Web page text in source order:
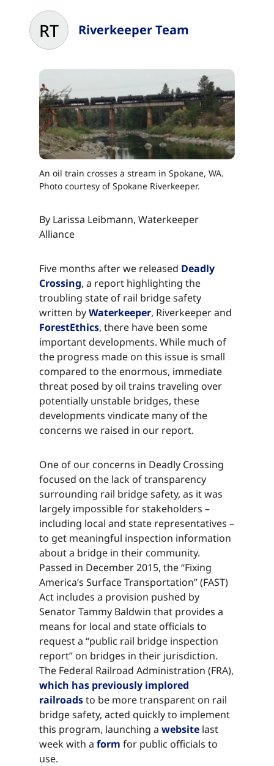
RT Riverkeeper Team
An oil train crosses a stream in Spokane, WA.
Photo courtesy of Spokane Riverkeeper.​​​​‌ ‍ ​‍​‍‌‍ ‌ ​‍‌‍‍‌‌‍‌ ‌‍‍‌‌‍ ‍​‍​‍​ ‍‍​‍​‍‌ ​ ‌‍​‌‌‍ ‍‌‍‍‌‌ ‌​‌ ‍‌​‍ ‍‌‍‍‌‌‍ ​‍​‍​‍ ​​‍​‍‌‍‍​‌ ​‍‌‍‌‌‌‍‌‍​‍​‍​ ‍‍​‍​‍‌‍‍​‌ ‌​‌ ‌​‌ ​​‌ ​ ​ ‍‍​‍ ​‍ ‌‍​ ‌‍ ‌‌ ​ ​‍ ‍‌‍ ‌‌‍​‌‌‍‍‌‌‍ ‍​‍ ‍​ ​‍​ ​​​ ​‍​ ‌​‌ ​‍‌‍‌‌‌‍‌​‌‍‌‌‌ ​ ‌‍‍‌‌‍‌ ‌‍ ‍​‍ ‍‌ ​‍‌‍‍‌‌ ‌‍‌‍‌‌‌ ​‍‌‍‍ ‌‍‌‌‌‍‌‌‌ ​​‌‍‌‌‌ ​‍​‍ ‍‌‍ ‌ ​‍‌‍‌ ​‍ ‌‍‍‌‌‍ ‍‌ ‌​‌‍‌‌‌‍ ‍‌ ‌​​‍ ‌‍‌‌‌‍‌​‌‍‍‌‌ ‌​​‍ ‌‍ ‌‌‍ ‌‍‌​‌‍‌‌​ ‌‌ ​​‌ ​‍‌‍‌‌‌ ​ ‌‍‌‌‌‍ ‍‌ ‌​‌‍​‌‌ ‌​‌‍‍‌‌‍ ‌‍ ‍​ ‍ ‌‍‍‌‌‍‌​​ ‌​ ‍​​ ‌​​ ‍​​ ‌​‌‍‌‌​ ‌​‌‍‌‍​ ‍‌​‍ ‌​ ‍​​ ​‌​ ​​‌‍‌​​‍ ‌​ ‌​‌‍‌‌​ ‌ ​ ‌‍​‍ ‌‌‍​‌‌‍‌​​ ‍‌‌‍‌‍​‍ ‌​ ‍​​ ‌‍​ ‍‌‌‍​‌​ ‌‍​ ‌​​ ​​‌‍​‌‌‍‌‍​ ‌​​ ‍​​ ​​​ ‍ ‌ ‌​‌ ‍‌‌ ​​‌‍‌‌​ ‌‌‍​‌‌ ​‍‌ ‌​‌‍‍‌‌‍​ ‌‍ ​‌‍‌‌​ ‍ ‌ ​​‌‍​‌‌ ‌​‌‍‍​​ ‌‌‍​ ‌‍ ‌‍ ‍‌ ‌​‌‍‌‌‌‍ ‍‌ ‌​​‍‌‌​ ‌‌‌​​‍‌‌ ‌‍‍ ‌‍‌‌‌ ‍‌​‍‌‌​ ​ ‌​‌​​‍‌‌​ ​ ‌​‌​​‍‌‌​ ​‍​ ​‍​ ​ ​ ​‌​ ​​​ ‍‌​ ​ ​ ‍​‌‍‌‌‌‍​ ​ ‌‍​ ‌‍​ ‌​​ ‌​​‍‌‌​ ​‍​ ​‍​‍‌‌​ ‌‌‌​‌​​‍ ‍‌‍​ ‌‍​‌‌ ​​‌ ‌​‌‍‍‌‌‍ ‌‍ ‍​ ‌‍​‍‌‍​‌‌ ​ ‌‍‌‌‌‌‌‌‌ ​‍‌‍ ​​ ‌‌‍‍​‌ ‌​‌ ‌​‌ ​​‌ ​ ​‍‌‌​ ​ ‌​​‌​‍‌‌​ ​‍‌​‌‍​‍‌‌​ ​‍‌​‌‍‌‍​ ‌‍ ‌‌ ​ ​‍ ‍‌‍ ‌‌‍​‌‌‍‍‌‌‍ ‍​‍ ‍​ ​‍​ ​​​ ​‍​ ‌​‌ ​‍‌‍‌‌‌‍‌​‌‍‌‌‌ ​ ‌‍‍‌‌‍‌ ‌‍ ‍​‍ ‍‌ ​‍‌‍‍‌‌ ‌‍‌‍‌‌‌ ​‍‌‍‍ ‌‍‌‌‌‍‌‌‌ ​​‌‍‌‌‌ ​‍​‍ ‍‌‍ ‌ ​‍‌‍‌ ​‍‌‍‌‍‍‌‌‍‌​​ ‌​ ‍​​ ‌​​ ‍​​ ‌​‌‍‌‌​ ‌​‌‍‌‍​ ‍‌​‍ ‌​ ‍​​ ​‌​ ​​‌‍‌​​‍ ‌​ ‌​‌‍‌‌​ ‌ ​ ‌‍​‍ ‌‌‍​‌‌‍‌​​ ‍‌‌‍‌‍​‍ ‌​ ‍​​ ‌‍​ ‍‌‌‍​‌​ ‌‍​ ‌​​ ​​‌‍​‌‌‍‌‍​ ‌​​ ‍​​ ​​​‍‌‍‌ ‌​‌ ‍‌‌ ​​‌‍‌‌​ ‌‌‍​‌‌ ​‍‌ ‌​‌‍‍‌‌‍​ ‌‍ ​‌‍‌‌​‍‌‍‌ ​​‌‍​‌‌ ‌​‌‍‍​​ ‌‌‍​ ‌‍ ‌‍ ‍‌ ‌​‌‍‌‌‌‍ ‍‌ ‌​​‍‌‌​ ‌‌‌​​‍‌‌ ‌‍‍ ‌‍‌‌‌ ‍‌​‍‌‌​ ​ ‌​‌​​‍‌‌​ ​ ‌​‌​​‍‌‌​ ​‍​ ​‍​ ​ ​ ​‌​ ​​​ ‍‌​ ​ ​ ‍​‌‍‌‌‌‍​ ​ ‌‍​ ‌‍​ ‌​​ ‌​​‍‌‌​ ​‍​ ​‍​‍‌‌​ ‌‌‌​‌​​‍ ‍‌‍​ ‌‍​‌‌ ​​‌ ‌​‌‍‍‌‌‍ ‌‍ ‍​‍‌‍‌ ​​‌‍‌‌‌ ​‍‌ ​ ‌ ​​‌‍‌‌‌‍​ ‌ ‌​‌‍‍‌‌ ‌‍‌‍‌‌​ ‌‌ ​​‌ ‌‌‌‍​‍‌‍ ​‌‍‍‌‌ ​ ‌‍‍​‌‍‌‌‌‍‌​​‍​‍‌ ‌
By Larissa Leibmann, Waterkeeper
Alliance​​​​‌ ‍ ​‍​‍‌‍ ‌ ​‍‌‍‍‌‌‍‌ ‌‍‍‌‌‍ ‍​‍​‍​ ‍‍​‍​‍‌ ​ ‌‍​‌‌‍ ‍‌‍‍‌‌ ‌​‌ ‍‌​‍ ‍‌‍‍‌‌‍ ​‍​‍​‍ ​​‍​‍‌‍‍​‌ ​‍‌‍‌‌‌‍‌‍​‍​‍​ ‍‍​‍​‍‌‍‍​‌ ‌​‌ ‌​‌ ​​‌ ​ ​ ‍‍​‍ ​‍ ‌‍​ ‌‍ ‌‌ ​ ​‍ ‍‌‍ ‌‌‍​‌‌‍‍‌‌‍ ‍​‍ ‍​ ​‍​ ​​​ ​‍​ ‌​‌ ​‍‌‍‌‌‌‍‌​‌‍‌‌‌ ​ ‌‍‍‌‌‍‌ ‌‍ ‍​‍ ‍‌ ​‍‌‍‍‌‌ ‌‍‌‍‌‌‌ ​‍‌‍‍ ‌‍‌‌‌‍‌‌‌ ​​‌‍‌‌‌ ​‍​‍ ‍‌‍ ‌ ​‍‌‍‌ ​‍ ‌‍‍‌‌‍ ‍‌ ‌​‌‍‌‌‌‍ ‍‌ ‌​​‍ ‌‍‌‌‌‍‌​‌‍‍‌‌ ‌​​‍ ‌‍ ‌‌‍ ‌‍‌​‌‍‌‌​ ‌‌ ​​‌ ​‍‌‍‌‌‌ ​ ‌‍‌‌‌‍ ‍‌ ‌​‌‍​‌‌ ‌​‌‍‍‌‌‍ ‌‍ ‍​ ‍ ‌‍‍‌‌‍‌​​ ‌​ ‍​​ ‌​​ ‍​​ ‌​‌‍‌‌​ ‌​‌‍‌‍​ ‍‌​‍ ‌​ ‍​​ ​‌​ ​​‌‍‌​​‍ ‌​ ‌​‌‍‌‌​ ‌ ​ ‌‍​‍ ‌‌‍​‌‌‍‌​​ ‍‌‌‍‌‍​‍ ‌​ ‍​​ ‌‍​ ‍‌‌‍​‌​ ‌‍​ ‌​​ ​​‌‍​‌‌‍‌‍​ ‌​​ ‍​​ ​​​ ‍ ‌ ‌​‌ ‍‌‌ ​​‌‍‌‌​ ‌‌‍​‌‌ ​‍‌ ‌​‌‍‍‌‌‍​ ‌‍ ​‌‍‌‌​ ‍ ‌ ​​‌‍​‌‌ ‌​‌‍‍​​ ‌‌‍​ ‌‍ ‌‍ ‍‌ ‌​‌‍‌‌‌‍ ‍‌ ‌​​‍‌‌​ ‌‌‌​​‍‌‌ ‌‍‍ ‌‍‌‌‌ ‍‌​‍‌‌​ ​ ‌​‌​​‍‌‌​ ​ ‌​‌​​‍‌‌​ ​‍​ ​‍‌‍‌​​ ‌ ​ ​ ​ ‍‌‌‍​‍​ ​ ‌‍‌‌‌‍​ ​ ‍‌‌‍‌‌​ ‌​​ ​​​‍‌‌​ ​‍​ ​‍​‍‌‌​ ‌‌‌​‌​​‍ ‍‌‍​ ‌‍‍​‌‍‍‌‌‍ ​‌‍‌​‌ ​‍‌‍‌‌‌‍ ‍​‍‌‌​ ‌‌‌​​‍‌‌ ‌‍‍ ‌‍‌‌‌ ‍‌​‍‌‌​ ​ ‌​‌​​‍‌‌​ ​ ‌​‌​​‍‌‌​ ​‍​ ​‍‌‍‌​​ ‌ ​ ​ ​ ‍‌‌‍​‍​ ​ ‌‍‌‌‌‍​ ​ ‍‌‌‍‌‌​ ‌​​ ​​​ ​​​‍‌‌​ ​‍​ ​‍​‍‌‌​ ‌‌‌​‌​​‍ ‍‌ ‌​‌‍‌‌‌ ‍​‌ ‌​​ ‌‍​‍‌‍​‌‌ ​ ‌‍‌‌‌‌‌‌‌ ​‍‌‍ ​​ ‌‌‍‍​‌ ‌​‌ ‌​‌ ​​‌ ​ ​‍‌‌​ ​ ‌​​‌​‍‌‌​ ​‍‌​‌‍​‍‌‌​ ​‍‌​‌‍‌‍​ ‌‍ ‌‌ ​ ​‍ ‍‌‍ ‌‌‍​‌‌‍‍‌‌‍ ‍​‍ ‍​ ​‍​ ​​​ ​‍​ ‌​‌ ​‍‌‍‌‌‌‍‌​‌‍‌‌‌ ​ ‌‍‍‌‌‍‌ ‌‍ ‍​‍ ‍‌ ​‍‌‍‍‌‌ ‌‍‌‍‌‌‌ ​‍‌‍‍ ‌‍‌‌‌‍‌‌‌ ​​‌‍‌‌‌ ​‍​‍ ‍‌‍ ‌ ​‍‌‍‌ ​‍‌‍‌‍‍‌‌‍‌​​ ‌​ ‍​​ ‌​​ ‍​​ ‌​‌‍‌‌​ ‌​‌‍‌‍​ ‍‌​‍ ‌​ ‍​​ ​‌​ ​​‌‍‌​​‍ ‌​ ‌​‌‍‌‌​ ‌ ​ ‌‍​‍ ‌‌‍​‌‌‍‌​​ ‍‌‌‍‌‍​‍ ‌​ ‍​​ ‌‍​ ‍‌‌‍​‌​ ‌‍​ ‌​​ ​​‌‍​‌‌‍‌‍​ ‌​​ ‍​​ ​​​‍‌‍‌ ‌​‌ ‍‌‌ ​​‌‍‌‌​ ‌‌‍​‌‌ ​‍‌ ‌​‌‍‍‌‌‍​ ‌‍ ​‌‍‌‌​‍‌‍‌ ​​‌‍​‌‌ ‌​‌‍‍​​ ‌‌‍​ ‌‍ ‌‍ ‍‌ ‌​‌‍‌‌‌‍ ‍‌ ‌​​‍‌‌​ ‌‌‌​​‍‌‌ ‌‍‍ ‌‍‌‌‌ ‍‌​‍‌‌​ ​ ‌​‌​​‍‌‌​ ​ ‌​‌​​‍‌‌​ ​‍​ ​‍‌‍‌​​ ‌ ​ ​ ​ ‍‌‌‍​‍​ ​ ‌‍‌‌‌‍​ ​ ‍‌‌‍‌‌​ ‌​​ ​​​‍‌‌​ ​‍​ ​‍​‍‌‌​ ‌‌‌​‌​​‍ ‍‌‍​ ‌‍‍​‌‍‍‌‌‍ ​‌‍‌​‌ ​‍‌‍‌‌‌‍ ‍​‍‌‌​ ‌‌‌​​‍‌‌ ‌‍‍ ‌‍‌‌‌ ‍‌​‍‌‌​ ​ ‌​‌​​‍‌‌​ ​ ‌​‌​​‍‌‌​ ​‍​ ​‍‌‍‌​​ ‌ ​ ​ ​ ‍‌‌‍​‍​ ​ ‌‍‌‌‌‍​ ​ ‍‌‌‍‌‌​ ‌​​ ​​​ ​​​‍‌‌​ ​‍​ ​‍​‍‌‌​ ‌‌‌​‌​​‍ ‍‌ ‌​‌‍‌‌‌ ‍​‌ ‌​​‍‌‍‌ ​​‌‍‌‌‌ ​‍‌ ​ ‌ ​​‌‍‌‌‌‍​ ‌ ‌​‌‍‍‌‌ ‌‍‌‍‌‌​ ‌‌ ​​‌ ‌‌‌‍​‍‌‍ ​‌‍‍‌‌ ​ ‌‍‍​‌‍‌‌‌‍‌​​‍​‍‌ ‌
Five months after we released ​​​​‌ ‍ ​‍​‍‌‍ ‌ ​‍‌‍‍‌‌‍‌ ‌‍‍‌‌‍ ‍​‍​‍​ ‍‍​‍​‍‌ ​ ‌‍​‌‌‍ ‍‌‍‍‌‌ ‌​‌ ‍‌​‍ ‍‌‍‍‌‌‍ ​‍​‍​‍ ​​‍​‍‌‍‍​‌ ​‍‌‍‌‌‌‍‌‍​‍​‍​ ‍‍​‍​‍‌‍‍​‌ ‌​‌ ‌​‌ ​​‌ ​ ​ ‍‍​‍ ​‍ ‌‍​ ‌‍ ‌‌ ​ ​‍ ‍‌‍ ‌‌‍​‌‌‍‍‌‌‍ ‍​‍ ‍​ ​‍​ ​​​ ​‍​ ‌​‌ ​‍‌‍‌‌‌‍‌​‌‍‌‌‌ ​ ‌‍‍‌‌‍‌ ‌‍ ‍​‍ ‍‌ ​‍‌‍‍‌‌ ‌‍‌‍‌‌‌ ​‍‌‍‍ ‌‍‌‌‌‍‌‌‌ ​​‌‍‌‌‌ ​‍​‍ ‍‌‍ ‌ ​‍‌‍‌ ​‍ ‌‍‍‌‌‍ ‍‌ ‌​‌‍‌‌‌‍ ‍‌ ‌​​‍ ‌‍‌‌‌‍‌​‌‍‍‌‌ ‌​​‍ ‌‍ ‌‌‍ ‌‍‌​‌‍‌‌​ ‌‌ ​​‌ ​‍‌‍‌‌‌ ​ ‌‍‌‌‌‍ ‍‌ ‌​‌‍​‌‌ ‌​‌‍‍‌‌‍ ‌‍ ‍​ ‍ ‌‍‍‌‌‍‌​​ ‌​ ‍​​ ‌​​ ‍​​ ‌​‌‍‌‌​ ‌​‌‍‌‍​ ‍‌​‍ ‌​ ‍​​ ​‌​ ​​‌‍‌​​‍ ‌​ ‌​‌‍‌‌​ ‌ ​ ‌‍​‍ ‌‌‍​‌‌‍‌​​ ‍‌‌‍‌‍​‍ ‌​ ‍​​ ‌‍​ ‍‌‌‍​‌​ ‌‍​ ‌​​ ​​‌‍​‌‌‍‌‍​ ‌​​ ‍​​ ​​​ ‍ ‌ ‌​‌ ‍‌‌ ​​‌‍‌‌​ ‌‌‍​‌‌ ​‍‌ ‌​‌‍‍‌‌‍​ ‌‍ ​‌‍‌‌​ ‍ ‌ ​​‌‍​‌‌ ‌​‌‍‍​​ ‌‌‍​ ‌‍ ‌‍ ‍‌ ‌​‌‍‌‌‌‍ ‍‌ ‌​​‍‌‌​ ‌‌‌​​‍‌‌ ‌‍‍ ‌‍‌‌‌ ‍‌​‍‌‌​ ​ ‌​‌​​‍‌‌​ ​ ‌​‌​​‍‌‌​ ​‍​ ​‍‌‍‌​‌‍​ ​ ​‍​ ‍‌‌‍​ ‌‍‌​​ ‌​‌‍‌​‌‍‌​​ ‍​​ ‍‌​ ​​​‍‌‌​ ​‍​ ​‍​‍‌‌​ ‌‌‌​‌​​‍ ‍‌‍​ ‌‍‍​‌‍‍‌‌‍ ​‌‍‌​‌ ​‍‌‍‌‌‌‍ ‍​‍‌‌​ ‌‌‌​​‍‌‌ ‌‍‍ ‌‍‌‌‌ ‍‌​‍‌‌​ ​ ‌​‌​​‍‌‌​ ​ ‌​‌​​‍‌‌​ ​‍​ ​‍‌‍‌​‌‍​ ​ ​‍​ ‍‌‌‍​ ‌‍‌​​ ‌​‌‍‌​‌‍‌​​ ‍​​ ‍‌​ ​​​ ​​​‍‌‌​ ​‍​ ​‍​‍‌‌​ ‌‌‌​‌​​‍ ‍‌ ‌​‌‍‌‌‌ ‍​‌ ‌​​ ‌‍​‍‌‍​‌‌ ​ ‌‍‌‌‌‌‌‌‌ ​‍‌‍ ​​ ‌‌‍‍​‌ ‌​‌ ‌​‌ ​​‌ ​ ​‍‌‌​ ​ ‌​​‌​‍‌‌​ ​‍‌​‌‍​‍‌‌​ ​‍‌​‌‍‌‍​ ‌‍ ‌‌ ​ ​‍ ‍‌‍ ‌‌‍​‌‌‍‍‌‌‍ ‍​‍ ‍​ ​‍​ ​​​ ​‍​ ‌​‌ ​‍‌‍‌‌‌‍‌​‌‍‌‌‌ ​ ‌‍‍‌‌‍‌ ‌‍ ‍​‍ ‍‌ ​‍‌‍‍‌‌ ‌‍‌‍‌‌‌ ​‍‌‍‍ ‌‍‌‌‌‍‌‌‌ ​​‌‍‌‌‌ ​‍​‍ ‍‌‍ ‌ ​‍‌‍‌ ​‍‌‍‌‍‍‌‌‍‌​​ ‌​ ‍​​ ‌​​ ‍​​ ‌​‌‍‌‌​ ‌​‌‍‌‍​ ‍‌​‍ ‌​ ‍​​ ​‌​ ​​‌‍‌​​‍ ‌​ ‌​‌‍‌‌​ ‌ ​ ‌‍​‍ ‌‌‍​‌‌‍‌​​ ‍‌‌‍‌‍​‍ ‌​ ‍​​ ‌‍​ ‍‌‌‍​‌​ ‌‍​ ‌​​ ​​‌‍​‌‌‍‌‍​ ‌​​ ‍​​ ​​​‍‌‍‌ ‌​‌ ‍‌‌ ​​‌‍‌‌​ ‌‌‍​‌‌ ​‍‌ ‌​‌‍‍‌‌‍​ ‌‍ ​‌‍‌‌​‍‌‍‌ ​​‌‍​‌‌ ‌​‌‍‍​​ ‌‌‍​ ‌‍ ‌‍ ‍‌ ‌​‌‍‌‌‌‍ ‍‌ ‌​​‍‌‌​ ‌‌‌​​‍‌‌ ‌‍‍ ‌‍‌‌‌ ‍‌​‍‌‌​ ​ ‌​‌​​‍‌‌​ ​ ‌​‌​​‍‌‌​ ​‍​ ​‍‌‍‌​‌‍​ ​ ​‍​ ‍‌‌‍​ ‌‍‌​​ ‌​‌‍‌​‌‍‌​​ ‍​​ ‍‌​ ​​​‍‌‌​ ​‍​ ​‍​‍‌‌​ ‌‌‌​‌​​‍ ‍‌‍​ ‌‍‍​‌‍‍‌‌‍ ​‌‍‌​‌ ​‍‌‍‌‌‌‍ ‍​‍‌‌​ ‌‌‌​​‍‌‌ ‌‍‍ ‌‍‌‌‌ ‍‌​‍‌‌​ ​ ‌​‌​​‍‌‌​ ​ ‌​‌​​‍‌‌​ ​‍​ ​‍‌‍‌​‌‍​ ​ ​‍​ ‍‌‌‍​ ‌‍‌​​ ‌​‌‍‌​‌‍‌​​ ‍​​ ‍‌​ ​​​ ​​​‍‌‌​ ​‍​ ​‍​‍‌‌​ ‌‌‌​‌​​‍ ‍‌ ‌​‌‍‌‌‌ ‍​‌ ‌​​‍‌‍‌ ​​‌‍‌‌‌ ​‍‌ ​ ‌ ​​‌‍‌‌‌‍​ ‌ ‌​‌‍‍‌‌ ‌‍‌‍‌‌​ ‌‌ ​​‌ ‌‌‌‍​‍‌‍ ​‌‍‍‌‌ ​ ‌‍‍​‌‍‌‌‌‍‌​​‍​‍‌ ‌ Deadly
Crossing​​​​‌ ‍ ​‍​‍‌‍ ‌ ​‍‌‍‍‌‌‍‌ ‌‍‍‌‌‍ ‍​‍​‍​ ‍‍​‍​‍‌ ​ ‌‍​‌‌‍ ‍‌‍‍‌‌ ‌​‌ ‍‌​‍ ‍‌‍‍‌‌‍ ​‍​‍​‍ ​​‍​‍‌‍‍​‌ ​‍‌‍‌‌‌‍‌‍​‍​‍​ ‍‍​‍​‍‌‍‍​‌ ‌​‌ ‌​‌ ​​‌ ​ ​ ‍‍​‍ ​‍ ‌‍​ ‌‍ ‌‌ ​ ​‍ ‍‌‍ ‌‌‍​‌‌‍‍‌‌‍ ‍​‍ ‍​ ​‍​ ​​​ ​‍​ ‌​‌ ​‍‌‍‌‌‌‍‌​‌‍‌‌‌ ​ ‌‍‍‌‌‍‌ ‌‍ ‍​‍ ‍‌ ​‍‌‍‍‌‌ ‌‍‌‍‌‌‌ ​‍‌‍‍ ‌‍‌‌‌‍‌‌‌ ​​‌‍‌‌‌ ​‍​‍ ‍‌‍ ‌ ​‍‌‍‌ ​‍ ‌‍‍‌‌‍ ‍‌ ‌​‌‍‌‌‌‍ ‍‌ ‌​​‍ ‌‍‌‌‌‍‌​‌‍‍‌‌ ‌​​‍ ‌‍ ‌‌‍ ‌‍‌​‌‍‌‌​ ‌‌ ​​‌ ​‍‌‍‌‌‌ ​ ‌‍‌‌‌‍ ‍‌ ‌​‌‍​‌‌ ‌​‌‍‍‌‌‍ ‌‍ ‍​ ‍ ‌‍‍‌‌‍‌​​ ‌​ ‍​​ ‌​​ ‍​​ ‌​‌‍‌‌​ ‌​‌‍‌‍​ ‍‌​‍ ‌​ ‍​​ ​‌​ ​​‌‍‌​​‍ ‌​ ‌​‌‍‌‌​ ‌ ​ ‌‍​‍ ‌‌‍​‌‌‍‌​​ ‍‌‌‍‌‍​‍ ‌​ ‍​​ ‌‍​ ‍‌‌‍​‌​ ‌‍​ ‌​​ ​​‌‍​‌‌‍‌‍​ ‌​​ ‍​​ ​​​ ‍ ‌ ‌​‌ ‍‌‌ ​​‌‍‌‌​ ‌‌‍​‌‌ ​‍‌ ‌​‌‍‍‌‌‍​ ‌‍ ​‌‍‌‌​ ‍ ‌ ​​‌‍​‌‌ ‌​‌‍‍​​ ‌‌‍​ ‌‍ ‌‍ ‍‌ ‌​‌‍‌‌‌‍ ‍‌ ‌​​‍‌‌​ ‌‌‌​​‍‌‌ ‌‍‍ ‌‍‌‌‌ ‍‌​‍‌‌​ ​ ‌​‌​​‍‌‌​ ​ ‌​‌​​‍‌‌​ ​‍​ ​‍‌‍‌​‌‍​ ​ ​‍​ ‍‌‌‍​ ‌‍‌​​ ‌​‌‍‌​‌‍‌​​ ‍​​ ‍‌​ ​​​‍‌‌​ ​‍​ ​‍​‍‌‌​ ‌‌‌​‌​​‍ ‍‌‍​ ‌‍‍​‌‍‍‌‌‍ ​‌‍‌​‌ ​‍‌‍‌‌‌‍ ‍​‍‌‌​ ‌‌‌​​‍‌‌ ‌‍‍ ‌‍‌‌‌ ‍‌​‍‌‌​ ​ ‌​‌​​‍‌‌​ ​ ‌​‌​​‍‌‌​ ​‍​ ​‍‌‍‌​‌‍​ ​ ​‍​ ‍‌‌‍​ ‌‍‌​​ ‌​‌‍‌​‌‍‌​​ ‍​​ ‍‌​ ​​​ ​‌​‍‌‌​ ​‍​ ​‍​‍‌‌​ ‌‌‌​‌​​‍ ‍‌ ‌​‌‍‌‌‌ ‍​‌ ‌​​ ‌‍​‍‌‍​‌‌ ​ ‌‍‌‌‌‌‌‌‌ ​‍‌‍ ​​ ‌‌‍‍​‌ ‌​‌ ‌​‌ ​​‌ ​ ​‍‌‌​ ​ ‌​​‌​‍‌‌​ ​‍‌​‌‍​‍‌‌​ ​‍‌​‌‍‌‍​ ‌‍ ‌‌ ​ ​‍ ‍‌‍ ‌‌‍​‌‌‍‍‌‌‍ ‍​‍ ‍​ ​‍​ ​​​ ​‍​ ‌​‌ ​‍‌‍‌‌‌‍‌​‌‍‌‌‌ ​ ‌‍‍‌‌‍‌ ‌‍ ‍​‍ ‍‌ ​‍‌‍‍‌‌ ‌‍‌‍‌‌‌ ​‍‌‍‍ ‌‍‌‌‌‍‌‌‌ ​​‌‍‌‌‌ ​‍​‍ ‍‌‍ ‌ ​‍‌‍‌ ​‍‌‍‌‍‍‌‌‍‌​​ ‌​ ‍​​ ‌​​ ‍​​ ‌​‌‍‌‌​ ‌​‌‍‌‍​ ‍‌​‍ ‌​ ‍​​ ​‌​ ​​‌‍‌​​‍ ‌​ ‌​‌‍‌‌​ ‌ ​ ‌‍​‍ ‌‌‍​‌‌‍‌​​ ‍‌‌‍‌‍​‍ ‌​ ‍​​ ‌‍​ ‍‌‌‍​‌​ ‌‍​ ‌​​ ​​‌‍​‌‌‍‌‍​ ‌​​ ‍​​ ​​​‍‌‍‌ ‌​‌ ‍‌‌ ​​‌‍‌‌​ ‌‌‍​‌‌ ​‍‌ ‌​‌‍‍‌‌‍​ ‌‍ ​‌‍‌‌​‍‌‍‌ ​​‌‍​‌‌ ‌​‌‍‍​​ ‌‌‍​ ‌‍ ‌‍ ‍‌ ‌​‌‍‌‌‌‍ ‍‌ ‌​​‍‌‌​ ‌‌‌​​‍‌‌ ‌‍‍ ‌‍‌‌‌ ‍‌​‍‌‌​ ​ ‌​‌​​‍‌‌​ ​ ‌​‌​​‍‌‌​ ​‍​ ​‍‌‍‌​‌‍​ ​ ​‍​ ‍‌‌‍​ ‌‍‌​​ ‌​‌‍‌​‌‍‌​​ ‍​​ ‍‌​ ​​​‍‌‌​ ​‍​ ​‍​‍‌‌​ ‌‌‌​‌​​‍ ‍‌‍​ ‌‍‍​‌‍‍‌‌‍ ​‌‍‌​‌ ​‍‌‍‌‌‌‍ ‍​‍‌‌​ ‌‌‌​​‍‌‌ ‌‍‍ ‌‍‌‌‌ ‍‌​‍‌‌​ ​ ‌​‌​​‍‌‌​ ​ ‌​‌​​‍‌‌​ ​‍​ ​‍‌‍‌​‌‍​ ​ ​‍​ ‍‌‌‍​ ‌‍‌​​ ‌​‌‍‌​‌‍‌​​ ‍​​ ‍‌​ ​​​ ​‌​‍‌‌​ ​‍​ ​‍​‍‌‌​ ‌‌‌​‌​​‍ ‍‌ ‌​‌‍‌‌‌ ‍​‌ ‌​​‍‌‍‌ ​​‌‍‌‌‌ ​‍‌ ​ ‌ ​​‌‍‌‌‌‍​ ‌ ‌​‌‍‍‌‌ ‌‍‌‍‌‌​ ‌‌ ​​‌ ‌‌‌‍​‍‌‍ ​‌‍‍‌‌ ​ ‌‍‍​‌‍‌‌‌‍‌​​‍​‍‌ ‌, a report highlighting the
troubling state of rail bridge safety
written by ​​​​‌ ‍ ​‍​‍‌‍ ‌ ​‍‌‍‍‌‌‍‌ ‌‍‍‌‌‍ ‍​‍​‍​ ‍‍​‍​‍‌ ​ ‌‍​‌‌‍ ‍‌‍‍‌‌ ‌​‌ ‍‌​‍ ‍‌‍‍‌‌‍ ​‍​‍​‍ ​​‍​‍‌‍‍​‌ ​‍‌‍‌‌‌‍‌‍​‍​‍​ ‍‍​‍​‍‌‍‍​‌ ‌​‌ ‌​‌ ​​‌ ​ ​ ‍‍​‍ ​‍ ‌‍​ ‌‍ ‌‌ ​ ​‍ ‍‌‍ ‌‌‍​‌‌‍‍‌‌‍ ‍​‍ ‍​ ​‍​ ​​​ ​‍​ ‌​‌ ​‍‌‍‌‌‌‍‌​‌‍‌‌‌ ​ ‌‍‍‌‌‍‌ ‌‍ ‍​‍ ‍‌ ​‍‌‍‍‌‌ ‌‍‌‍‌‌‌ ​‍‌‍‍ ‌‍‌‌‌‍‌‌‌ ​​‌‍‌‌‌ ​‍​‍ ‍‌‍ ‌ ​‍‌‍‌ ​‍ ‌‍‍‌‌‍ ‍‌ ‌​‌‍‌‌‌‍ ‍‌ ‌​​‍ ‌‍‌‌‌‍‌​‌‍‍‌‌ ‌​​‍ ‌‍ ‌‌‍ ‌‍‌​‌‍‌‌​ ‌‌ ​​‌ ​‍‌‍‌‌‌ ​ ‌‍‌‌‌‍ ‍‌ ‌​‌‍​‌‌ ‌​‌‍‍‌‌‍ ‌‍ ‍​ ‍ ‌‍‍‌‌‍‌​​ ‌​ ‍​​ ‌​​ ‍​​ ‌​‌‍‌‌​ ‌​‌‍‌‍​ ‍‌​‍ ‌​ ‍​​ ​‌​ ​​‌‍‌​​‍ ‌​ ‌​‌‍‌‌​ ‌ ​ ‌‍​‍ ‌‌‍​‌‌‍‌​​ ‍‌‌‍‌‍​‍ ‌​ ‍​​ ‌‍​ ‍‌‌‍​‌​ ‌‍​ ‌​​ ​​‌‍​‌‌‍‌‍​ ‌​​ ‍​​ ​​​ ‍ ‌ ‌​‌ ‍‌‌ ​​‌‍‌‌​ ‌‌‍​‌‌ ​‍‌ ‌​‌‍‍‌‌‍​ ‌‍ ​‌‍‌‌​ ‍ ‌ ​​‌‍​‌‌ ‌​‌‍‍​​ ‌‌‍​ ‌‍ ‌‍ ‍‌ ‌​‌‍‌‌‌‍ ‍‌ ‌​​‍‌‌​ ‌‌‌​​‍‌‌ ‌‍‍ ‌‍‌‌‌ ‍‌​‍‌‌​ ​ ‌​‌​​‍‌‌​ ​ ‌​‌​​‍‌‌​ ​‍​ ​‍‌‍‌​‌‍​ ​ ​‍​ ‍‌‌‍​ ‌‍‌​​ ‌​‌‍‌​‌‍‌​​ ‍​​ ‍‌​ ​​​‍‌‌​ ​‍​ ​‍​‍‌‌​ ‌‌‌​‌​​‍ ‍‌‍​ ‌‍‍​‌‍‍‌‌‍ ​‌‍‌​‌ ​‍‌‍‌‌‌‍ ‍​‍‌‌​ ‌‌‌​​‍‌‌ ‌‍‍ ‌‍‌‌‌ ‍‌​‍‌‌​ ​ ‌​‌​​‍‌‌​ ​ ‌​‌​​‍‌‌​ ​‍​ ​‍‌‍‌​‌‍​ ​ ​‍​ ‍‌‌‍​ ‌‍‌​​ ‌​‌‍‌​‌‍‌​​ ‍​​ ‍‌​ ​​​ ​‍​‍‌‌​ ​‍​ ​‍​‍‌‌​ ‌‌‌​‌​​‍ ‍‌ ‌​‌‍‌‌‌ ‍​‌ ‌​​ ‌‍​‍‌‍​‌‌ ​ ‌‍‌‌‌‌‌‌‌ ​‍‌‍ ​​ ‌‌‍‍​‌ ‌​‌ ‌​‌ ​​‌ ​ ​‍‌‌​ ​ ‌​​‌​‍‌‌​ ​‍‌​‌‍​‍‌‌​ ​‍‌​‌‍‌‍​ ‌‍ ‌‌ ​ ​‍ ‍‌‍ ‌‌‍​‌‌‍‍‌‌‍ ‍​‍ ‍​ ​‍​ ​​​ ​‍​ ‌​‌ ​‍‌‍‌‌‌‍‌​‌‍‌‌‌ ​ ‌‍‍‌‌‍‌ ‌‍ ‍​‍ ‍‌ ​‍‌‍‍‌‌ ‌‍‌‍‌‌‌ ​‍‌‍‍ ‌‍‌‌‌‍‌‌‌ ​​‌‍‌‌‌ ​‍​‍ ‍‌‍ ‌ ​‍‌‍‌ ​‍‌‍‌‍‍‌‌‍‌​​ ‌​ ‍​​ ‌​​ ‍​​ ‌​‌‍‌‌​ ‌​‌‍‌‍​ ‍‌​‍ ‌​ ‍​​ ​‌​ ​​‌‍‌​​‍ ‌​ ‌​‌‍‌‌​ ‌ ​ ‌‍​‍ ‌‌‍​‌‌‍‌​​ ‍‌‌‍‌‍​‍ ‌​ ‍​​ ‌‍​ ‍‌‌‍​‌​ ‌‍​ ‌​​ ​​‌‍​‌‌‍‌‍​ ‌​​ ‍​​ ​​​‍‌‍‌ ‌​‌ ‍‌‌ ​​‌‍‌‌​ ‌‌‍​‌‌ ​‍‌ ‌​‌‍‍‌‌‍​ ‌‍ ​‌‍‌‌​‍‌‍‌ ​​‌‍​‌‌ ‌​‌‍‍​​ ‌‌‍​ ‌‍ ‌‍ ‍‌ ‌​‌‍‌‌‌‍ ‍‌ ‌​​‍‌‌​ ‌‌‌​​‍‌‌ ‌‍‍ ‌‍‌‌‌ ‍‌​‍‌‌​ ​ ‌​‌​​‍‌‌​ ​ ‌​‌​​‍‌‌​ ​‍​ ​‍‌‍‌​‌‍​ ​ ​‍​ ‍‌‌‍​ ‌‍‌​​ ‌​‌‍‌​‌‍‌​​ ‍​​ ‍‌​ ​​​‍‌‌​ ​‍​ ​‍​‍‌‌​ ‌‌‌​‌​​‍ ‍‌‍​ ‌‍‍​‌‍‍‌‌‍ ​‌‍‌​‌ ​‍‌‍‌‌‌‍ ‍​‍‌‌​ ‌‌‌​​‍‌‌ ‌‍‍ ‌‍‌‌‌ ‍‌​‍‌‌​ ​ ‌​‌​​‍‌‌​ ​ ‌​‌​​‍‌‌​ ​‍​ ​‍‌‍‌​‌‍​ ​ ​‍​ ‍‌‌‍​ ‌‍‌​​ ‌​‌‍‌​‌‍‌​​ ‍​​ ‍‌​ ​​​ ​‍​‍‌‌​ ​‍​ ​‍​‍‌‌​ ‌‌‌​‌​​‍ ‍‌ ‌​‌‍‌‌‌ ‍​‌ ‌​​‍‌‍‌ ​​‌‍‌‌‌ ​‍‌ ​ ‌ ​​‌‍‌‌‌‍​ ‌ ‌​‌‍‍‌‌ ‌‍‌‍‌‌​ ‌‌ ​​‌ ‌‌‌‍​‍‌‍ ​‌‍‍‌‌ ​ ‌‍‍​‌‍‌‌‌‍‌​​‍​‍‌ ‌Waterkeeper​​​​‌ ‍ ​‍​‍‌‍ ‌ ​‍‌‍‍‌‌‍‌ ‌‍‍‌‌‍ ‍​‍​‍​ ‍‍​‍​‍‌ ​ ‌‍​‌‌‍ ‍‌‍‍‌‌ ‌​‌ ‍‌​‍ ‍‌‍‍‌‌‍ ​‍​‍​‍ ​​‍​‍‌‍‍​‌ ​‍‌‍‌‌‌‍‌‍​‍​‍​ ‍‍​‍​‍‌‍‍​‌ ‌​‌ ‌​‌ ​​‌ ​ ​ ‍‍​‍ ​‍ ‌‍​ ‌‍ ‌‌ ​ ​‍ ‍‌‍ ‌‌‍​‌‌‍‍‌‌‍ ‍​‍ ‍​ ​‍​ ​​​ ​‍​ ‌​‌ ​‍‌‍‌‌‌‍‌​‌‍‌‌‌ ​ ‌‍‍‌‌‍‌ ‌‍ ‍​‍ ‍‌ ​‍‌‍‍‌‌ ‌‍‌‍‌‌‌ ​‍‌‍‍ ‌‍‌‌‌‍‌‌‌ ​​‌‍‌‌‌ ​‍​‍ ‍‌‍ ‌ ​‍‌‍‌ ​‍ ‌‍‍‌‌‍ ‍‌ ‌​‌‍‌‌‌‍ ‍‌ ‌​​‍ ‌‍‌‌‌‍‌​‌‍‍‌‌ ‌​​‍ ‌‍ ‌‌‍ ‌‍‌​‌‍‌‌​ ‌‌ ​​‌ ​‍‌‍‌‌‌ ​ ‌‍‌‌‌‍ ‍‌ ‌​‌‍​‌‌ ‌​‌‍‍‌‌‍ ‌‍ ‍​ ‍ ‌‍‍‌‌‍‌​​ ‌​ ‍​​ ‌​​ ‍​​ ‌​‌‍‌‌​ ‌​‌‍‌‍​ ‍‌​‍ ‌​ ‍​​ ​‌​ ​​‌‍‌​​‍ ‌​ ‌​‌‍‌‌​ ‌ ​ ‌‍​‍ ‌‌‍​‌‌‍‌​​ ‍‌‌‍‌‍​‍ ‌​ ‍​​ ‌‍​ ‍‌‌‍​‌​ ‌‍​ ‌​​ ​​‌‍​‌‌‍‌‍​ ‌​​ ‍​​ ​​​ ‍ ‌ ‌​‌ ‍‌‌ ​​‌‍‌‌​ ‌‌‍​‌‌ ​‍‌ ‌​‌‍‍‌‌‍​ ‌‍ ​‌‍‌‌​ ‍ ‌ ​​‌‍​‌‌ ‌​‌‍‍​​ ‌‌‍​ ‌‍ ‌‍ ‍‌ ‌​‌‍‌‌‌‍ ‍‌ ‌​​‍‌‌​ ‌‌‌​​‍‌‌ ‌‍‍ ‌‍‌‌‌ ‍‌​‍‌‌​ ​ ‌​‌​​‍‌‌​ ​ ‌​‌​​‍‌‌​ ​‍​ ​‍‌‍‌​‌‍​ ​ ​‍​ ‍‌‌‍​ ‌‍‌​​ ‌​‌‍‌​‌‍‌​​ ‍​​ ‍‌​ ​​​‍‌‌​ ​‍​ ​‍​‍‌‌​ ‌‌‌​‌​​‍ ‍‌‍​ ‌‍‍​‌‍‍‌‌‍ ​‌‍‌​‌ ​‍‌‍‌‌‌‍ ‍​‍‌‌​ ‌‌‌​​‍‌‌ ‌‍‍ ‌‍‌‌‌ ‍‌​‍‌‌​ ​ ‌​‌​​‍‌‌​ ​ ‌​‌​​‍‌‌​ ​‍​ ​‍‌‍‌​‌‍​ ​ ​‍​ ‍‌‌‍​ ‌‍‌​​ ‌​‌‍‌​‌‍‌​​ ‍​​ ‍‌​ ​​​ ​ ​‍‌‌​ ​‍​ ​‍​‍‌‌​ ‌‌‌​‌​​‍ ‍‌ ‌​‌‍‌‌‌ ‍​‌ ‌​​ ‌‍​‍‌‍​‌‌ ​ ‌‍‌‌‌‌‌‌‌ ​‍‌‍ ​​ ‌‌‍‍​‌ ‌​‌ ‌​‌ ​​‌ ​ ​‍‌‌​ ​ ‌​​‌​‍‌‌​ ​‍‌​‌‍​‍‌‌​ ​‍‌​‌‍‌‍​ ‌‍ ‌‌ ​ ​‍ ‍‌‍ ‌‌‍​‌‌‍‍‌‌‍ ‍​‍ ‍​ ​‍​ ​​​ ​‍​ ‌​‌ ​‍‌‍‌‌‌‍‌​‌‍‌‌‌ ​ ‌‍‍‌‌‍‌ ‌‍ ‍​‍ ‍‌ ​‍‌‍‍‌‌ ‌‍‌‍‌‌‌ ​‍‌‍‍ ‌‍‌‌‌‍‌‌‌ ​​‌‍‌‌‌ ​‍​‍ ‍‌‍ ‌ ​‍‌‍‌ ​‍‌‍‌‍‍‌‌‍‌​​ ‌​ ‍​​ ‌​​ ‍​​ ‌​‌‍‌‌​ ‌​‌‍‌‍​ ‍‌​‍ ‌​ ‍​​ ​‌​ ​​‌‍‌​​‍ ‌​ ‌​‌‍‌‌​ ‌ ​ ‌‍​‍ ‌‌‍​‌‌‍‌​​ ‍‌‌‍‌‍​‍ ‌​ ‍​​ ‌‍​ ‍‌‌‍​‌​ ‌‍​ ‌​​ ​​‌‍​‌‌‍‌‍​ ‌​​ ‍​​ ​​​‍‌‍‌ ‌​‌ ‍‌‌ ​​‌‍‌‌​ ‌‌‍​‌‌ ​‍‌ ‌​‌‍‍‌‌‍​ ‌‍ ​‌‍‌‌​‍‌‍‌ ​​‌‍​‌‌ ‌​‌‍‍​​ ‌‌‍​ ‌‍ ‌‍ ‍‌ ‌​‌‍‌‌‌‍ ‍‌ ‌​​‍‌‌​ ‌‌‌​​‍‌‌ ‌‍‍ ‌‍‌‌‌ ‍‌​‍‌‌​ ​ ‌​‌​​‍‌‌​ ​ ‌​‌​​‍‌‌​ ​‍​ ​‍‌‍‌​‌‍​ ​ ​‍​ ‍‌‌‍​ ‌‍‌​​ ‌​‌‍‌​‌‍‌​​ ‍​​ ‍‌​ ​​​‍‌‌​ ​‍​ ​‍​‍‌‌​ ‌‌‌​‌​​‍ ‍‌‍​ ‌‍‍​‌‍‍‌‌‍ ​‌‍‌​‌ ​‍‌‍‌‌‌‍ ‍​‍‌‌​ ‌‌‌​​‍‌‌ ‌‍‍ ‌‍‌‌‌ ‍‌​‍‌‌​ ​ ‌​‌​​‍‌‌​ ​ ‌​‌​​‍‌‌​ ​‍​ ​‍‌‍‌​‌‍​ ​ ​‍​ ‍‌‌‍​ ‌‍‌​​ ‌​‌‍‌​‌‍‌​​ ‍​​ ‍‌​ ​​​ ​ ​‍‌‌​ ​‍​ ​‍​‍‌‌​ ‌‌‌​‌​​‍ ‍‌ ‌​‌‍‌‌‌ ‍​‌ ‌​​‍‌‍‌ ​​‌‍‌‌‌ ​‍‌ ​ ‌ ​​‌‍‌‌‌‍​ ‌ ‌​‌‍‍‌‌ ‌‍‌‍‌‌​ ‌‌ ​​‌ ‌‌‌‍​‍‌‍ ​‌‍‍‌‌ ​ ‌‍‍​‌‍‌‌‌‍‌​​‍​‍‌ ‌, Riverkeeper and
ForestEthics​​​​‌ ‍ ​‍​‍‌‍ ‌ ​‍‌‍‍‌‌‍‌ ‌‍‍‌‌‍ ‍​‍​‍​ ‍‍​‍​‍‌ ​ ‌‍​‌‌‍ ‍‌‍‍‌‌ ‌​‌ ‍‌​‍ ‍‌‍‍‌‌‍ ​‍​‍​‍ ​​‍​‍‌‍‍​‌ ​‍‌‍‌‌‌‍‌‍​‍​‍​ ‍‍​‍​‍‌‍‍​‌ ‌​‌ ‌​‌ ​​‌ ​ ​ ‍‍​‍ ​‍ ‌‍​ ‌‍ ‌‌ ​ ​‍ ‍‌‍ ‌‌‍​‌‌‍‍‌‌‍ ‍​‍ ‍​ ​‍​ ​​​ ​‍​ ‌​‌ ​‍‌‍‌‌‌‍‌​‌‍‌‌‌ ​ ‌‍‍‌‌‍‌ ‌‍ ‍​‍ ‍‌ ​‍‌‍‍‌‌ ‌‍‌‍‌‌‌ ​‍‌‍‍ ‌‍‌‌‌‍‌‌‌ ​​‌‍‌‌‌ ​‍​‍ ‍‌‍ ‌ ​‍‌‍‌ ​‍ ‌‍‍‌‌‍ ‍‌ ‌​‌‍‌‌‌‍ ‍‌ ‌​​‍ ‌‍‌‌‌‍‌​‌‍‍‌‌ ‌​​‍ ‌‍ ‌‌‍ ‌‍‌​‌‍‌‌​ ‌‌ ​​‌ ​‍‌‍‌‌‌ ​ ‌‍‌‌‌‍ ‍‌ ‌​‌‍​‌‌ ‌​‌‍‍‌‌‍ ‌‍ ‍​ ‍ ‌‍‍‌‌‍‌​​ ‌​ ‍​​ ‌​​ ‍​​ ‌​‌‍‌‌​ ‌​‌‍‌‍​ ‍‌​‍ ‌​ ‍​​ ​‌​ ​​‌‍‌​​‍ ‌​ ‌​‌‍‌‌​ ‌ ​ ‌‍​‍ ‌‌‍​‌‌‍‌​​ ‍‌‌‍‌‍​‍ ‌​ ‍​​ ‌‍​ ‍‌‌‍​‌​ ‌‍​ ‌​​ ​​‌‍​‌‌‍‌‍​ ‌​​ ‍​​ ​​​ ‍ ‌ ‌​‌ ‍‌‌ ​​‌‍‌‌​ ‌‌‍​‌‌ ​‍‌ ‌​‌‍‍‌‌‍​ ‌‍ ​‌‍‌‌​ ‍ ‌ ​​‌‍​‌‌ ‌​‌‍‍​​ ‌‌‍​ ‌‍ ‌‍ ‍‌ ‌​‌‍‌‌‌‍ ‍‌ ‌​​‍‌‌​ ‌‌‌​​‍‌‌ ‌‍‍ ‌‍‌‌‌ ‍‌​‍‌‌​ ​ ‌​‌​​‍‌‌​ ​ ‌​‌​​‍‌‌​ ​‍​ ​‍‌‍‌​‌‍​ ​ ​‍​ ‍‌‌‍​ ‌‍‌​​ ‌​‌‍‌​‌‍‌​​ ‍​​ ‍‌​ ​​​‍‌‌​ ​‍​ ​‍​‍‌‌​ ‌‌‌​‌​​‍ ‍‌‍​ ‌‍‍​‌‍‍‌‌‍ ​‌‍‌​‌ ​‍‌‍‌‌‌‍ ‍​‍‌‌​ ‌‌‌​​‍‌‌ ‌‍‍ ‌‍‌‌‌ ‍‌​‍‌‌​ ​ ‌​‌​​‍‌‌​ ​ ‌​‌​​‍‌‌​ ​‍​ ​‍‌‍‌​‌‍​ ​ ​‍​ ‍‌‌‍​ ‌‍‌​​ ‌​‌‍‌​‌‍‌​​ ‍​​ ‍‌​ ​​​ ‌‌​‍‌‌​ ​‍​ ​‍​‍‌‌​ ‌‌‌​‌​​‍ ‍‌ ‌​‌‍‌‌‌ ‍​‌ ‌​​ ‌‍​‍‌‍​‌‌ ​ ‌‍‌‌‌‌‌‌‌ ​‍‌‍ ​​ ‌‌‍‍​‌ ‌​‌ ‌​‌ ​​‌ ​ ​‍‌‌​ ​ ‌​​‌​‍‌‌​ ​‍‌​‌‍​‍‌‌​ ​‍‌​‌‍‌‍​ ‌‍ ‌‌ ​ ​‍ ‍‌‍ ‌‌‍​‌‌‍‍‌‌‍ ‍​‍ ‍​ ​‍​ ​​​ ​‍​ ‌​‌ ​‍‌‍‌‌‌‍‌​‌‍‌‌‌ ​ ‌‍‍‌‌‍‌ ‌‍ ‍​‍ ‍‌ ​‍‌‍‍‌‌ ‌‍‌‍‌‌‌ ​‍‌‍‍ ‌‍‌‌‌‍‌‌‌ ​​‌‍‌‌‌ ​‍​‍ ‍‌‍ ‌ ​‍‌‍‌ ​‍‌‍‌‍‍‌‌‍‌​​ ‌​ ‍​​ ‌​​ ‍​​ ‌​‌‍‌‌​ ‌​‌‍‌‍​ ‍‌​‍ ‌​ ‍​​ ​‌​ ​​‌‍‌​​‍ ‌​ ‌​‌‍‌‌​ ‌ ​ ‌‍​‍ ‌‌‍​‌‌‍‌​​ ‍‌‌‍‌‍​‍ ‌​ ‍​​ ‌‍​ ‍‌‌‍​‌​ ‌‍​ ‌​​ ​​‌‍​‌‌‍‌‍​ ‌​​ ‍​​ ​​​‍‌‍‌ ‌​‌ ‍‌‌ ​​‌‍‌‌​ ‌‌‍​‌‌ ​‍‌ ‌​‌‍‍‌‌‍​ ‌‍ ​‌‍‌‌​‍‌‍‌ ​​‌‍​‌‌ ‌​‌‍‍​​ ‌‌‍​ ‌‍ ‌‍ ‍‌ ‌​‌‍‌‌‌‍ ‍‌ ‌​​‍‌‌​ ‌‌‌​​‍‌‌ ‌‍‍ ‌‍‌‌‌ ‍‌​‍‌‌​ ​ ‌​‌​​‍‌‌​ ​ ‌​‌​​‍‌‌​ ​‍​ ​‍‌‍‌​‌‍​ ​ ​‍​ ‍‌‌‍​ ‌‍‌​​ ‌​‌‍‌​‌‍‌​​ ‍​​ ‍‌​ ​​​‍‌‌​ ​‍​ ​‍​‍‌‌​ ‌‌‌​‌​​‍ ‍‌‍​ ‌‍‍​‌‍‍‌‌‍ ​‌‍‌​‌ ​‍‌‍‌‌‌‍ ‍​‍‌‌​ ‌‌‌​​‍‌‌ ‌‍‍ ‌‍‌‌‌ ‍‌​‍‌‌​ ​ ‌​‌​​‍‌‌​ ​ ‌​‌​​‍‌‌​ ​‍​ ​‍‌‍‌​‌‍​ ​ ​‍​ ‍‌‌‍​ ‌‍‌​​ ‌​‌‍‌​‌‍‌​​ ‍​​ ‍‌​ ​​​ ‌‌​‍‌‌​ ​‍​ ​‍​‍‌‌​ ‌‌‌​‌​​‍ ‍‌ ‌​‌‍‌‌‌ ‍​‌ ‌​​‍‌‍‌ ​​‌‍‌‌‌ ​‍‌ ​ ‌ ​​‌‍‌‌‌‍​ ‌ ‌​‌‍‍‌‌ ‌‍‌‍‌‌​ ‌‌ ​​‌ ‌‌‌‍​‍‌‍ ​‌‍‍‌‌ ​ ‌‍‍​‌‍‌‌‌‍‌​​‍​‍‌ ‌, there have been some
important developments. While much of
the progress made on this issue is small
compared to the enormous, immediate
threat posed by oil trains traveling over
potentially unstable bridges, these
developments vindicate many of the
concerns we raised in our report.​​​​‌ ‍ ​‍​‍‌‍ ‌ ​‍‌‍‍‌‌‍‌ ‌‍‍‌‌‍ ‍​‍​‍​ ‍‍​‍​‍‌ ​ ‌‍​‌‌‍ ‍‌‍‍‌‌ ‌​‌ ‍‌​‍ ‍‌‍‍‌‌‍ ​‍​‍​‍ ​​‍​‍‌‍‍​‌ ​‍‌‍‌‌‌‍‌‍​‍​‍​ ‍‍​‍​‍‌‍‍​‌ ‌​‌ ‌​‌ ​​‌ ​ ​ ‍‍​‍ ​‍ ‌‍​ ‌‍ ‌‌ ​ ​‍ ‍‌‍ ‌‌‍​‌‌‍‍‌‌‍ ‍​‍ ‍​ ​‍​ ​​​ ​‍​ ‌​‌ ​‍‌‍‌‌‌‍‌​‌‍‌‌‌ ​ ‌‍‍‌‌‍‌ ‌‍ ‍​‍ ‍‌ ​‍‌‍‍‌‌ ‌‍‌‍‌‌‌ ​‍‌‍‍ ‌‍‌‌‌‍‌‌‌ ​​‌‍‌‌‌ ​‍​‍ ‍‌‍ ‌ ​‍‌‍‌ ​‍ ‌‍‍‌‌‍ ‍‌ ‌​‌‍‌‌‌‍ ‍‌ ‌​​‍ ‌‍‌‌‌‍‌​‌‍‍‌‌ ‌​​‍ ‌‍ ‌‌‍ ‌‍‌​‌‍‌‌​ ‌‌ ​​‌ ​‍‌‍‌‌‌ ​ ‌‍‌‌‌‍ ‍‌ ‌​‌‍​‌‌ ‌​‌‍‍‌‌‍ ‌‍ ‍​ ‍ ‌‍‍‌‌‍‌​​ ‌​ ‍​​ ‌​​ ‍​​ ‌​‌‍‌‌​ ‌​‌‍‌‍​ ‍‌​‍ ‌​ ‍​​ ​‌​ ​​‌‍‌​​‍ ‌​ ‌​‌‍‌‌​ ‌ ​ ‌‍​‍ ‌‌‍​‌‌‍‌​​ ‍‌‌‍‌‍​‍ ‌​ ‍​​ ‌‍​ ‍‌‌‍​‌​ ‌‍​ ‌​​ ​​‌‍​‌‌‍‌‍​ ‌​​ ‍​​ ​​​ ‍ ‌ ‌​‌ ‍‌‌ ​​‌‍‌‌​ ‌‌‍​‌‌ ​‍‌ ‌​‌‍‍‌‌‍​ ‌‍ ​‌‍‌‌​ ‍ ‌ ​​‌‍​‌‌ ‌​‌‍‍​​ ‌‌‍​ ‌‍ ‌‍ ‍‌ ‌​‌‍‌‌‌‍ ‍‌ ‌​​‍‌‌​ ‌‌‌​​‍‌‌ ‌‍‍ ‌‍‌‌‌ ‍‌​‍‌‌​ ​ ‌​‌​​‍‌‌​ ​ ‌​‌​​‍‌‌​ ​‍​ ​‍‌‍‌​‌‍​ ​ ​‍​ ‍‌‌‍​ ‌‍‌​​ ‌​‌‍‌​‌‍‌​​ ‍​​ ‍‌​ ​​​‍‌‌​ ​‍​ ​‍​‍‌‌​ ‌‌‌​‌​​‍ ‍‌‍​ ‌‍‍​‌‍‍‌‌‍ ​‌‍‌​‌ ​‍‌‍‌‌‌‍ ‍​‍‌‌​ ‌‌‌​​‍‌‌ ‌‍‍ ‌‍‌‌‌ ‍‌​‍‌‌​ ​ ‌​‌​​‍‌‌​ ​ ‌​‌​​‍‌‌​ ​‍​ ​‍‌‍‌​‌‍​ ​ ​‍​ ‍‌‌‍​ ‌‍‌​​ ‌​‌‍‌​‌‍‌​​ ‍​​ ‍‌​ ​​​ ‌‍​‍‌‌​ ​‍​ ​‍​‍‌‌​ ‌‌‌​‌​​‍ ‍‌ ‌​‌‍‌‌‌ ‍​‌ ‌​​ ‌‍​‍‌‍​‌‌ ​ ‌‍‌‌‌‌‌‌‌ ​‍‌‍ ​​ ‌‌‍‍​‌ ‌​‌ ‌​‌ ​​‌ ​ ​‍‌‌​ ​ ‌​​‌​‍‌‌​ ​‍‌​‌‍​‍‌‌​ ​‍‌​‌‍‌‍​ ‌‍ ‌‌ ​ ​‍ ‍‌‍ ‌‌‍​‌‌‍‍‌‌‍ ‍​‍ ‍​ ​‍​ ​​​ ​‍​ ‌​‌ ​‍‌‍‌‌‌‍‌​‌‍‌‌‌ ​ ‌‍‍‌‌‍‌ ‌‍ ‍​‍ ‍‌ ​‍‌‍‍‌‌ ‌‍‌‍‌‌‌ ​‍‌‍‍ ‌‍‌‌‌‍‌‌‌ ​​‌‍‌‌‌ ​‍​‍ ‍‌‍ ‌ ​‍‌‍‌ ​‍‌‍‌‍‍‌‌‍‌​​ ‌​ ‍​​ ‌​​ ‍​​ ‌​‌‍‌‌​ ‌​‌‍‌‍​ ‍‌​‍ ‌​ ‍​​ ​‌​ ​​‌‍‌​​‍ ‌​ ‌​‌‍‌‌​ ‌ ​ ‌‍​‍ ‌‌‍​‌‌‍‌​​ ‍‌‌‍‌‍​‍ ‌​ ‍​​ ‌‍​ ‍‌‌‍​‌​ ‌‍​ ‌​​ ​​‌‍​‌‌‍‌‍​ ‌​​ ‍​​ ​​​‍‌‍‌ ‌​‌ ‍‌‌ ​​‌‍‌‌​ ‌‌‍​‌‌ ​‍‌ ‌​‌‍‍‌‌‍​ ‌‍ ​‌‍‌‌​‍‌‍‌ ​​‌‍​‌‌ ‌​‌‍‍​​ ‌‌‍​ ‌‍ ‌‍ ‍‌ ‌​‌‍‌‌‌‍ ‍‌ ‌​​‍‌‌​ ‌‌‌​​‍‌‌ ‌‍‍ ‌‍‌‌‌ ‍‌​‍‌‌​ ​ ‌​‌​​‍‌‌​ ​ ‌​‌​​‍‌‌​ ​‍​ ​‍‌‍‌​‌‍​ ​ ​‍​ ‍‌‌‍​ ‌‍‌​​ ‌​‌‍‌​‌‍‌​​ ‍​​ ‍‌​ ​​​‍‌‌​ ​‍​ ​‍​‍‌‌​ ‌‌‌​‌​​‍ ‍‌‍​ ‌‍‍​‌‍‍‌‌‍ ​‌‍‌​‌ ​‍‌‍‌‌‌‍ ‍​‍‌‌​ ‌‌‌​​‍‌‌ ‌‍‍ ‌‍‌‌‌ ‍‌​‍‌‌​ ​ ‌​‌​​‍‌‌​ ​ ‌​‌​​‍‌‌​ ​‍​ ​‍‌‍‌​‌‍​ ​ ​‍​ ‍‌‌‍​ ‌‍‌​​ ‌​‌‍‌​‌‍‌​​ ‍​​ ‍‌​ ​​​ ‌‍​‍‌‌​ ​‍​ ​‍​‍‌‌​ ‌‌‌​‌​​‍ ‍‌ ‌​‌‍‌‌‌ ‍​‌ ‌​​‍‌‍‌ ​​‌‍‌‌‌ ​‍‌ ​ ‌ ​​‌‍‌‌‌‍​ ‌ ‌​‌‍‍‌‌ ‌‍‌‍‌‌​ ‌‌ ​​‌ ‌‌‌‍​‍‌‍ ​‌‍‍‌‌ ​ ‌‍‍​‌‍‌‌‌‍‌​​‍​‍‌ ‌
One of our concerns in Deadly Crossing
focused on the lack of transparency
surrounding rail bridge safety, as it was
largely impossible for stakeholders –
including local and state representatives –
to get meaningful inspection information
about a bridge in their community.
Passed in December 2015, the “Fixing
America’s Surface Transportation” (FAST)
Act includes a provision pushed by
Senator Tammy Baldwin that provides a
means for local and state officials to
request a “public rail bridge inspection
report” on bridges in their jurisdiction.
The Federal Railroad Administration (FRA),
which has previously implored
railroads ​​​​‌ ‍ ​‍​‍‌‍ ‌ ​‍‌‍‍‌‌‍‌ ‌‍‍‌‌‍ ‍​‍​‍​ ‍‍​‍​‍‌ ​ ‌‍​‌‌‍ ‍‌‍‍‌‌ ‌​‌ ‍‌​‍ ‍‌‍‍‌‌‍ ​‍​‍​‍ ​​‍​‍‌‍‍​‌ ​‍‌‍‌‌‌‍‌‍​‍​‍​ ‍‍​‍​‍‌‍‍​‌ ‌​‌ ‌​‌ ​​‌ ​ ​ ‍‍​‍ ​‍ ‌‍​ ‌‍ ‌‌ ​ ​‍ ‍‌‍ ‌‌‍​‌‌‍‍‌‌‍ ‍​‍ ‍​ ​‍​ ​​​ ​‍​ ‌​‌ ​‍‌‍‌‌‌‍‌​‌‍‌‌‌ ​ ‌‍‍‌‌‍‌ ‌‍ ‍​‍ ‍‌ ​‍‌‍‍‌‌ ‌‍‌‍‌‌‌ ​‍‌‍‍ ‌‍‌‌‌‍‌‌‌ ​​‌‍‌‌‌ ​‍​‍ ‍‌‍ ‌ ​‍‌‍‌ ​‍ ‌‍‍‌‌‍ ‍‌ ‌​‌‍‌‌‌‍ ‍‌ ‌​​‍ ‌‍‌‌‌‍‌​‌‍‍‌‌ ‌​​‍ ‌‍ ‌‌‍ ‌‍‌​‌‍‌‌​ ‌‌ ​​‌ ​‍‌‍‌‌‌ ​ ‌‍‌‌‌‍ ‍‌ ‌​‌‍​‌‌ ‌​‌‍‍‌‌‍ ‌‍ ‍​ ‍ ‌‍‍‌‌‍‌​​ ‌​ ‍​​ ‌​​ ‍​​ ‌​‌‍‌‌​ ‌​‌‍‌‍​ ‍‌​‍ ‌​ ‍​​ ​‌​ ​​‌‍‌​​‍ ‌​ ‌​‌‍‌‌​ ‌ ​ ‌‍​‍ ‌‌‍​‌‌‍‌​​ ‍‌‌‍‌‍​‍ ‌​ ‍​​ ‌‍​ ‍‌‌‍​‌​ ‌‍​ ‌​​ ​​‌‍​‌‌‍‌‍​ ‌​​ ‍​​ ​​​ ‍ ‌ ‌​‌ ‍‌‌ ​​‌‍‌‌​ ‌‌‍​‌‌ ​‍‌ ‌​‌‍‍‌‌‍​ ‌‍ ​‌‍‌‌​ ‍ ‌ ​​‌‍​‌‌ ‌​‌‍‍​​ ‌‌‍​ ‌‍ ‌‍ ‍‌ ‌​‌‍‌‌‌‍ ‍‌ ‌​​‍‌‌​ ‌‌‌​​‍‌‌ ‌‍‍ ‌‍‌‌‌ ‍‌​‍‌‌​ ​ ‌​‌​​‍‌‌​ ​ ‌​‌​​‍‌‌​ ​‍​ ​‍​ ‌​​ ‌‌‌‍​‍‌‍‌‍​ ‌‌‌‍​‍‌‍‌‍‌‍​‍‌‍‌​‌‍‌​​ ‌‌‌‍‌​​‍‌‌​ ​‍​ ​‍​‍‌‌​ ‌‌‌​‌​​‍ ‍‌‍​ ‌‍‍​‌‍‍‌‌‍ ​‌‍‌​‌ ​‍‌‍‌‌‌‍ ‍​‍‌‌​ ‌‌‌​​‍‌‌ ‌‍‍ ‌‍‌‌‌ ‍‌​‍‌‌​ ​ ‌​‌​​‍‌‌​ ​ ‌​‌​​‍‌‌​ ​‍​ ​‍​ ‌​​ ‌‌‌‍​‍‌‍‌‍​ ‌‌‌‍​‍‌‍‌‍‌‍​‍‌‍‌​‌‍‌​​ ‌‌‌‍‌​​ ​‌​‍‌‌​ ​‍​ ​‍​‍‌‌​ ‌‌‌​‌​​‍ ‍‌ ‌​‌‍‌‌‌ ‍​‌ ‌​​ ‌‍​‍‌‍​‌‌ ​ ‌‍‌‌‌‌‌‌‌ ​‍‌‍ ​​ ‌‌‍‍​‌ ‌​‌ ‌​‌ ​​‌ ​ ​‍‌‌​ ​ ‌​​‌​‍‌‌​ ​‍‌​‌‍​‍‌‌​ ​‍‌​‌‍‌‍​ ‌‍ ‌‌ ​ ​‍ ‍‌‍ ‌‌‍​‌‌‍‍‌‌‍ ‍​‍ ‍​ ​‍​ ​​​ ​‍​ ‌​‌ ​‍‌‍‌‌‌‍‌​‌‍‌‌‌ ​ ‌‍‍‌‌‍‌ ‌‍ ‍​‍ ‍‌ ​‍‌‍‍‌‌ ‌‍‌‍‌‌‌ ​‍‌‍‍ ‌‍‌‌‌‍‌‌‌ ​​‌‍‌‌‌ ​‍​‍ ‍‌‍ ‌ ​‍‌‍‌ ​‍‌‍‌‍‍‌‌‍‌​​ ‌​ ‍​​ ‌​​ ‍​​ ‌​‌‍‌‌​ ‌​‌‍‌‍​ ‍‌​‍ ‌​ ‍​​ ​‌​ ​​‌‍‌​​‍ ‌​ ‌​‌‍‌‌​ ‌ ​ ‌‍​‍ ‌‌‍​‌‌‍‌​​ ‍‌‌‍‌‍​‍ ‌​ ‍​​ ‌‍​ ‍‌‌‍​‌​ ‌‍​ ‌​​ ​​‌‍​‌‌‍‌‍​ ‌​​ ‍​​ ​​​‍‌‍‌ ‌​‌ ‍‌‌ ​​‌‍‌‌​ ‌‌‍​‌‌ ​‍‌ ‌​‌‍‍‌‌‍​ ‌‍ ​‌‍‌‌​‍‌‍‌ ​​‌‍​‌‌ ‌​‌‍‍​​ ‌‌‍​ ‌‍ ‌‍ ‍‌ ‌​‌‍‌‌‌‍ ‍‌ ‌​​‍‌‌​ ‌‌‌​​‍‌‌ ‌‍‍ ‌‍‌‌‌ ‍‌​‍‌‌​ ​ ‌​‌​​‍‌‌​ ​ ‌​‌​​‍‌‌​ ​‍​ ​‍​ ‌​​ ‌‌‌‍​‍‌‍‌‍​ ‌‌‌‍​‍‌‍‌‍‌‍​‍‌‍‌​‌‍‌​​ ‌‌‌‍‌​​‍‌‌​ ​‍​ ​‍​‍‌‌​ ‌‌‌​‌​​‍ ‍‌‍​ ‌‍‍​‌‍‍‌‌‍ ​‌‍‌​‌ ​‍‌‍‌‌‌‍ ‍​‍‌‌​ ‌‌‌​​‍‌‌ ‌‍‍ ‌‍‌‌‌ ‍‌​‍‌‌​ ​ ‌​‌​​‍‌‌​ ​ ‌​‌​​‍‌‌​ ​‍​ ​‍​ ‌​​ ‌‌‌‍​‍‌‍‌‍​ ‌‌‌‍​‍‌‍‌‍‌‍​‍‌‍‌​‌‍‌​​ ‌‌‌‍‌​​ ​‌​‍‌‌​ ​‍​ ​‍​‍‌‌​ ‌‌‌​‌​​‍ ‍‌ ‌​‌‍‌‌‌ ‍​‌ ‌​​‍‌‍‌ ​​‌‍‌‌‌ ​‍‌ ​ ‌ ​​‌‍‌‌‌‍​ ‌ ‌​‌‍‍‌‌ ‌‍‌‍‌‌​ ‌‌ ​​‌ ‌‌‌‍​‍‌‍ ​‌‍‍‌‌ ​ ‌‍‍​‌‍‌‌‌‍‌​​‍​‍‌ ‌to be more transparent on rail
bridge safety, acted quickly to implement
this program, launching a ​​​​‌ ‍ ​‍​‍‌‍ ‌ ​‍‌‍‍‌‌‍‌ ‌‍‍‌‌‍ ‍​‍​‍​ ‍‍​‍​‍‌ ​ ‌‍​‌‌‍ ‍‌‍‍‌‌ ‌​‌ ‍‌​‍ ‍‌‍‍‌‌‍ ​‍​‍​‍ ​​‍​‍‌‍‍​‌ ​‍‌‍‌‌‌‍‌‍​‍​‍​ ‍‍​‍​‍‌‍‍​‌ ‌​‌ ‌​‌ ​​‌ ​ ​ ‍‍​‍ ​‍ ‌‍​ ‌‍ ‌‌ ​ ​‍ ‍‌‍ ‌‌‍​‌‌‍‍‌‌‍ ‍​‍ ‍​ ​‍​ ​​​ ​‍​ ‌​‌ ​‍‌‍‌‌‌‍‌​‌‍‌‌‌ ​ ‌‍‍‌‌‍‌ ‌‍ ‍​‍ ‍‌ ​‍‌‍‍‌‌ ‌‍‌‍‌‌‌ ​‍‌‍‍ ‌‍‌‌‌‍‌‌‌ ​​‌‍‌‌‌ ​‍​‍ ‍‌‍ ‌ ​‍‌‍‌ ​‍ ‌‍‍‌‌‍ ‍‌ ‌​‌‍‌‌‌‍ ‍‌ ‌​​‍ ‌‍‌‌‌‍‌​‌‍‍‌‌ ‌​​‍ ‌‍ ‌‌‍ ‌‍‌​‌‍‌‌​ ‌‌ ​​‌ ​‍‌‍‌‌‌ ​ ‌‍‌‌‌‍ ‍‌ ‌​‌‍​‌‌ ‌​‌‍‍‌‌‍ ‌‍ ‍​ ‍ ‌‍‍‌‌‍‌​​ ‌​ ‍​​ ‌​​ ‍​​ ‌​‌‍‌‌​ ‌​‌‍‌‍​ ‍‌​‍ ‌​ ‍​​ ​‌​ ​​‌‍‌​​‍ ‌​ ‌​‌‍‌‌​ ‌ ​ ‌‍​‍ ‌‌‍​‌‌‍‌​​ ‍‌‌‍‌‍​‍ ‌​ ‍​​ ‌‍​ ‍‌‌‍​‌​ ‌‍​ ‌​​ ​​‌‍​‌‌‍‌‍​ ‌​​ ‍​​ ​​​ ‍ ‌ ‌​‌ ‍‌‌ ​​‌‍‌‌​ ‌‌‍​‌‌ ​‍‌ ‌​‌‍‍‌‌‍​ ‌‍ ​‌‍‌‌​ ‍ ‌ ​​‌‍​‌‌ ‌​‌‍‍​​ ‌‌‍​ ‌‍ ‌‍ ‍‌ ‌​‌‍‌‌‌‍ ‍‌ ‌​​‍‌‌​ ‌‌‌​​‍‌‌ ‌‍‍ ‌‍‌‌‌ ‍‌​‍‌‌​ ​ ‌​‌​​‍‌‌​ ​ ‌​‌​​‍‌‌​ ​‍​ ​‍​ ‌​​ ‌‌‌‍​‍‌‍‌‍​ ‌‌‌‍​‍‌‍‌‍‌‍​‍‌‍‌​‌‍‌​​ ‌‌‌‍‌​​‍‌‌​ ​‍​ ​‍​‍‌‌​ ‌‌‌​‌​​‍ ‍‌‍​ ‌‍‍​‌‍‍‌‌‍ ​‌‍‌​‌ ​‍‌‍‌‌‌‍ ‍​‍‌‌​ ‌‌‌​​‍‌‌ ‌‍‍ ‌‍‌‌‌ ‍‌​‍‌‌​ ​ ‌​‌​​‍‌‌​ ​ ‌​‌​​‍‌‌​ ​‍​ ​‍​ ‌​​ ‌‌‌‍​‍‌‍‌‍​ ‌‌‌‍​‍‌‍‌‍‌‍​‍‌‍‌​‌‍‌​​ ‌‌‌‍‌​​ ​‍​‍‌‌​ ​‍​ ​‍​‍‌‌​ ‌‌‌​‌​​‍ ‍‌ ‌​‌‍‌‌‌ ‍​‌ ‌​​ ‌‍​‍‌‍​‌‌ ​ ‌‍‌‌‌‌‌‌‌ ​‍‌‍ ​​ ‌‌‍‍​‌ ‌​‌ ‌​‌ ​​‌ ​ ​‍‌‌​ ​ ‌​​‌​‍‌‌​ ​‍‌​‌‍​‍‌‌​ ​‍‌​‌‍‌‍​ ‌‍ ‌‌ ​ ​‍ ‍‌‍ ‌‌‍​‌‌‍‍‌‌‍ ‍​‍ ‍​ ​‍​ ​​​ ​‍​ ‌​‌ ​‍‌‍‌‌‌‍‌​‌‍‌‌‌ ​ ‌‍‍‌‌‍‌ ‌‍ ‍​‍ ‍‌ ​‍‌‍‍‌‌ ‌‍‌‍‌‌‌ ​‍‌‍‍ ‌‍‌‌‌‍‌‌‌ ​​‌‍‌‌‌ ​‍​‍ ‍‌‍ ‌ ​‍‌‍‌ ​‍‌‍‌‍‍‌‌‍‌​​ ‌​ ‍​​ ‌​​ ‍​​ ‌​‌‍‌‌​ ‌​‌‍‌‍​ ‍‌​‍ ‌​ ‍​​ ​‌​ ​​‌‍‌​​‍ ‌​ ‌​‌‍‌‌​ ‌ ​ ‌‍​‍ ‌‌‍​‌‌‍‌​​ ‍‌‌‍‌‍​‍ ‌​ ‍​​ ‌‍​ ‍‌‌‍​‌​ ‌‍​ ‌​​ ​​‌‍​‌‌‍‌‍​ ‌​​ ‍​​ ​​​‍‌‍‌ ‌​‌ ‍‌‌ ​​‌‍‌‌​ ‌‌‍​‌‌ ​‍‌ ‌​‌‍‍‌‌‍​ ‌‍ ​‌‍‌‌​‍‌‍‌ ​​‌‍​‌‌ ‌​‌‍‍​​ ‌‌‍​ ‌‍ ‌‍ ‍‌ ‌​‌‍‌‌‌‍ ‍‌ ‌​​‍‌‌​ ‌‌‌​​‍‌‌ ‌‍‍ ‌‍‌‌‌ ‍‌​‍‌‌​ ​ ‌​‌​​‍‌‌​ ​ ‌​‌​​‍‌‌​ ​‍​ ​‍​ ‌​​ ‌‌‌‍​‍‌‍‌‍​ ‌‌‌‍​‍‌‍‌‍‌‍​‍‌‍‌​‌‍‌​​ ‌‌‌‍‌​​‍‌‌​ ​‍​ ​‍​‍‌‌​ ‌‌‌​‌​​‍ ‍‌‍​ ‌‍‍​‌‍‍‌‌‍ ​‌‍‌​‌ ​‍‌‍‌‌‌‍ ‍​‍‌‌​ ‌‌‌​​‍‌‌ ‌‍‍ ‌‍‌‌‌ ‍‌​‍‌‌​ ​ ‌​‌​​‍‌‌​ ​ ‌​‌​​‍‌‌​ ​‍​ ​‍​ ‌​​ ‌‌‌‍​‍‌‍‌‍​ ‌‌‌‍​‍‌‍‌‍‌‍​‍‌‍‌​‌‍‌​​ ‌‌‌‍‌​​ ​‍​‍‌‌​ ​‍​ ​‍​‍‌‌​ ‌‌‌​‌​​‍ ‍‌ ‌​‌‍‌‌‌ ‍​‌ ‌​​‍‌‍‌ ​​‌‍‌‌‌ ​‍‌ ​ ‌ ​​‌‍‌‌‌‍​ ‌ ‌​‌‍‍‌‌ ‌‍‌‍‌‌​ ‌‌ ​​‌ ‌‌‌‍​‍‌‍ ​‌‍‍‌‌ ​ ‌‍‍​‌‍‌‌‌‍‌​​‍​‍‌ ‌ website​​​​‌ ‍ ​‍​‍‌‍ ‌ ​‍‌‍‍‌‌‍‌ ‌‍‍‌‌‍ ‍​‍​‍​ ‍‍​‍​‍‌ ​ ‌‍​‌‌‍ ‍‌‍‍‌‌ ‌​‌ ‍‌​‍ ‍‌‍‍‌‌‍ ​‍​‍​‍ ​​‍​‍‌‍‍​‌ ​‍‌‍‌‌‌‍‌‍​‍​‍​ ‍‍​‍​‍‌‍‍​‌ ‌​‌ ‌​‌ ​​‌ ​ ​ ‍‍​‍ ​‍ ‌‍​ ‌‍ ‌‌ ​ ​‍ ‍‌‍ ‌‌‍​‌‌‍‍‌‌‍ ‍​‍ ‍​ ​‍​ ​​​ ​‍​ ‌​‌ ​‍‌‍‌‌‌‍‌​‌‍‌‌‌ ​ ‌‍‍‌‌‍‌ ‌‍ ‍​‍ ‍‌ ​‍‌‍‍‌‌ ‌‍‌‍‌‌‌ ​‍‌‍‍ ‌‍‌‌‌‍‌‌‌ ​​‌‍‌‌‌ ​‍​‍ ‍‌‍ ‌ ​‍‌‍‌ ​‍ ‌‍‍‌‌‍ ‍‌ ‌​‌‍‌‌‌‍ ‍‌ ‌​​‍ ‌‍‌‌‌‍‌​‌‍‍‌‌ ‌​​‍ ‌‍ ‌‌‍ ‌‍‌​‌‍‌‌​ ‌‌ ​​‌ ​‍‌‍‌‌‌ ​ ‌‍‌‌‌‍ ‍‌ ‌​‌‍​‌‌ ‌​‌‍‍‌‌‍ ‌‍ ‍​ ‍ ‌‍‍‌‌‍‌​​ ‌​ ‍​​ ‌​​ ‍​​ ‌​‌‍‌‌​ ‌​‌‍‌‍​ ‍‌​‍ ‌​ ‍​​ ​‌​ ​​‌‍‌​​‍ ‌​ ‌​‌‍‌‌​ ‌ ​ ‌‍​‍ ‌‌‍​‌‌‍‌​​ ‍‌‌‍‌‍​‍ ‌​ ‍​​ ‌‍​ ‍‌‌‍​‌​ ‌‍​ ‌​​ ​​‌‍​‌‌‍‌‍​ ‌​​ ‍​​ ​​​ ‍ ‌ ‌​‌ ‍‌‌ ​​‌‍‌‌​ ‌‌‍​‌‌ ​‍‌ ‌​‌‍‍‌‌‍​ ‌‍ ​‌‍‌‌​ ‍ ‌ ​​‌‍​‌‌ ‌​‌‍‍​​ ‌‌‍​ ‌‍ ‌‍ ‍‌ ‌​‌‍‌‌‌‍ ‍‌ ‌​​‍‌‌​ ‌‌‌​​‍‌‌ ‌‍‍ ‌‍‌‌‌ ‍‌​‍‌‌​ ​ ‌​‌​​‍‌‌​ ​ ‌​‌​​‍‌‌​ ​‍​ ​‍​ ‌​​ ‌‌‌‍​‍‌‍‌‍​ ‌‌‌‍​‍‌‍‌‍‌‍​‍‌‍‌​‌‍‌​​ ‌‌‌‍‌​​‍‌‌​ ​‍​ ​‍​‍‌‌​ ‌‌‌​‌​​‍ ‍‌‍​ ‌‍‍​‌‍‍‌‌‍ ​‌‍‌​‌ ​‍‌‍‌‌‌‍ ‍​‍‌‌​ ‌‌‌​​‍‌‌ ‌‍‍ ‌‍‌‌‌ ‍‌​‍‌‌​ ​ ‌​‌​​‍‌‌​ ​ ‌​‌​​‍‌‌​ ​‍​ ​‍​ ‌​​ ‌‌‌‍​‍‌‍‌‍​ ‌‌‌‍​‍‌‍‌‍‌‍​‍‌‍‌​‌‍‌​​ ‌‌‌‍‌​​ ​ ​‍‌‌​ ​‍​ ​‍​‍‌‌​ ‌‌‌​‌​​‍ ‍‌ ‌​‌‍‌‌‌ ‍​‌ ‌​​ ‌‍​‍‌‍​‌‌ ​ ‌‍‌‌‌‌‌‌‌ ​‍‌‍ ​​ ‌‌‍‍​‌ ‌​‌ ‌​‌ ​​‌ ​ ​‍‌‌​ ​ ‌​​‌​‍‌‌​ ​‍‌​‌‍​‍‌‌​ ​‍‌​‌‍‌‍​ ‌‍ ‌‌ ​ ​‍ ‍‌‍ ‌‌‍​‌‌‍‍‌‌‍ ‍​‍ ‍​ ​‍​ ​​​ ​‍​ ‌​‌ ​‍‌‍‌‌‌‍‌​‌‍‌‌‌ ​ ‌‍‍‌‌‍‌ ‌‍ ‍​‍ ‍‌ ​‍‌‍‍‌‌ ‌‍‌‍‌‌‌ ​‍‌‍‍ ‌‍‌‌‌‍‌‌‌ ​​‌‍‌‌‌ ​‍​‍ ‍‌‍ ‌ ​‍‌‍‌ ​‍‌‍‌‍‍‌‌‍‌​​ ‌​ ‍​​ ‌​​ ‍​​ ‌​‌‍‌‌​ ‌​‌‍‌‍​ ‍‌​‍ ‌​ ‍​​ ​‌​ ​​‌‍‌​​‍ ‌​ ‌​‌‍‌‌​ ‌ ​ ‌‍​‍ ‌‌‍​‌‌‍‌​​ ‍‌‌‍‌‍​‍ ‌​ ‍​​ ‌‍​ ‍‌‌‍​‌​ ‌‍​ ‌​​ ​​‌‍​‌‌‍‌‍​ ‌​​ ‍​​ ​​​‍‌‍‌ ‌​‌ ‍‌‌ ​​‌‍‌‌​ ‌‌‍​‌‌ ​‍‌ ‌​‌‍‍‌‌‍​ ‌‍ ​‌‍‌‌​‍‌‍‌ ​​‌‍​‌‌ ‌​‌‍‍​​ ‌‌‍​ ‌‍ ‌‍ ‍‌ ‌​‌‍‌‌‌‍ ‍‌ ‌​​‍‌‌​ ‌‌‌​​‍‌‌ ‌‍‍ ‌‍‌‌‌ ‍‌​‍‌‌​ ​ ‌​‌​​‍‌‌​ ​ ‌​‌​​‍‌‌​ ​‍​ ​‍​ ‌​​ ‌‌‌‍​‍‌‍‌‍​ ‌‌‌‍​‍‌‍‌‍‌‍​‍‌‍‌​‌‍‌​​ ‌‌‌‍‌​​‍‌‌​ ​‍​ ​‍​‍‌‌​ ‌‌‌​‌​​‍ ‍‌‍​ ‌‍‍​‌‍‍‌‌‍ ​‌‍‌​‌ ​‍‌‍‌‌‌‍ ‍​‍‌‌​ ‌‌‌​​‍‌‌ ‌‍‍ ‌‍‌‌‌ ‍‌​‍‌‌​ ​ ‌​‌​​‍‌‌​ ​ ‌​‌​​‍‌‌​ ​‍​ ​‍​ ‌​​ ‌‌‌‍​‍‌‍‌‍​ ‌‌‌‍​‍‌‍‌‍‌‍​‍‌‍‌​‌‍‌​​ ‌‌‌‍‌​​ ​ ​‍‌‌​ ​‍​ ​‍​‍‌‌​ ‌‌‌​‌​​‍ ‍‌ ‌​‌‍‌‌‌ ‍​‌ ‌​​‍‌‍‌ ​​‌‍‌‌‌ ​‍‌ ​ ‌ ​​‌‍‌‌‌‍​ ‌ ‌​‌‍‍‌‌ ‌‍‌‍‌‌​ ‌‌ ​​‌ ‌‌‌‍​‍‌‍ ​‌‍‍‌‌ ​ ‌‍‍​‌‍‌‌‌‍‌​​‍​‍‌ ‌ last
week with a ​​​​‌ ‍ ​‍​‍‌‍ ‌ ​‍‌‍‍‌‌‍‌ ‌‍‍‌‌‍ ‍​‍​‍​ ‍‍​‍​‍‌ ​ ‌‍​‌‌‍ ‍‌‍‍‌‌ ‌​‌ ‍‌​‍ ‍‌‍‍‌‌‍ ​‍​‍​‍ ​​‍​‍‌‍‍​‌ ​‍‌‍‌‌‌‍‌‍​‍​‍​ ‍‍​‍​‍‌‍‍​‌ ‌​‌ ‌​‌ ​​‌ ​ ​ ‍‍​‍ ​‍ ‌‍​ ‌‍ ‌‌ ​ ​‍ ‍‌‍ ‌‌‍​‌‌‍‍‌‌‍ ‍​‍ ‍​ ​‍​ ​​​ ​‍​ ‌​‌ ​‍‌‍‌‌‌‍‌​‌‍‌‌‌ ​ ‌‍‍‌‌‍‌ ‌‍ ‍​‍ ‍‌ ​‍‌‍‍‌‌ ‌‍‌‍‌‌‌ ​‍‌‍‍ ‌‍‌‌‌‍‌‌‌ ​​‌‍‌‌‌ ​‍​‍ ‍‌‍ ‌ ​‍‌‍‌ ​‍ ‌‍‍‌‌‍ ‍‌ ‌​‌‍‌‌‌‍ ‍‌ ‌​​‍ ‌‍‌‌‌‍‌​‌‍‍‌‌ ‌​​‍ ‌‍ ‌‌‍ ‌‍‌​‌‍‌‌​ ‌‌ ​​‌ ​‍‌‍‌‌‌ ​ ‌‍‌‌‌‍ ‍‌ ‌​‌‍​‌‌ ‌​‌‍‍‌‌‍ ‌‍ ‍​ ‍ ‌‍‍‌‌‍‌​​ ‌​ ‍​​ ‌​​ ‍​​ ‌​‌‍‌‌​ ‌​‌‍‌‍​ ‍‌​‍ ‌​ ‍​​ ​‌​ ​​‌‍‌​​‍ ‌​ ‌​‌‍‌‌​ ‌ ​ ‌‍​‍ ‌‌‍​‌‌‍‌​​ ‍‌‌‍‌‍​‍ ‌​ ‍​​ ‌‍​ ‍‌‌‍​‌​ ‌‍​ ‌​​ ​​‌‍​‌‌‍‌‍​ ‌​​ ‍​​ ​​​ ‍ ‌ ‌​‌ ‍‌‌ ​​‌‍‌‌​ ‌‌‍​‌‌ ​‍‌ ‌​‌‍‍‌‌‍​ ‌‍ ​‌‍‌‌​ ‍ ‌ ​​‌‍​‌‌ ‌​‌‍‍​​ ‌‌‍​ ‌‍ ‌‍ ‍‌ ‌​‌‍‌‌‌‍ ‍‌ ‌​​‍‌‌​ ‌‌‌​​‍‌‌ ‌‍‍ ‌‍‌‌‌ ‍‌​‍‌‌​ ​ ‌​‌​​‍‌‌​ ​ ‌​‌​​‍‌‌​ ​‍​ ​‍​ ‌​​ ‌‌‌‍​‍‌‍‌‍​ ‌‌‌‍​‍‌‍‌‍‌‍​‍‌‍‌​‌‍‌​​ ‌‌‌‍‌​​‍‌‌​ ​‍​ ​‍​‍‌‌​ ‌‌‌​‌​​‍ ‍‌‍​ ‌‍‍​‌‍‍‌‌‍ ​‌‍‌​‌ ​‍‌‍‌‌‌‍ ‍​‍‌‌​ ‌‌‌​​‍‌‌ ‌‍‍ ‌‍‌‌‌ ‍‌​‍‌‌​ ​ ‌​‌​​‍‌‌​ ​ ‌​‌​​‍‌‌​ ​‍​ ​‍​ ‌​​ ‌‌‌‍​‍‌‍‌‍​ ‌‌‌‍​‍‌‍‌‍‌‍​‍‌‍‌​‌‍‌​​ ‌‌‌‍‌​​ ‌​​‍‌‌​ ​‍​ ​‍​‍‌‌​ ‌‌‌​‌​​‍ ‍‌ ‌​‌‍‌‌‌ ‍​‌ ‌​​ ‌‍​‍‌‍​‌‌ ​ ‌‍‌‌‌‌‌‌‌ ​‍‌‍ ​​ ‌‌‍‍​‌ ‌​‌ ‌​‌ ​​‌ ​ ​‍‌‌​ ​ ‌​​‌​‍‌‌​ ​‍‌​‌‍​‍‌‌​ ​‍‌​‌‍‌‍​ ‌‍ ‌‌ ​ ​‍ ‍‌‍ ‌‌‍​‌‌‍‍‌‌‍ ‍​‍ ‍​ ​‍​ ​​​ ​‍​ ‌​‌ ​‍‌‍‌‌‌‍‌​‌‍‌‌‌ ​ ‌‍‍‌‌‍‌ ‌‍ ‍​‍ ‍‌ ​‍‌‍‍‌‌ ‌‍‌‍‌‌‌ ​‍‌‍‍ ‌‍‌‌‌‍‌‌‌ ​​‌‍‌‌‌ ​‍​‍ ‍‌‍ ‌ ​‍‌‍‌ ​‍‌‍‌‍‍‌‌‍‌​​ ‌​ ‍​​ ‌​​ ‍​​ ‌​‌‍‌‌​ ‌​‌‍‌‍​ ‍‌​‍ ‌​ ‍​​ ​‌​ ​​‌‍‌​​‍ ‌​ ‌​‌‍‌‌​ ‌ ​ ‌‍​‍ ‌‌‍​‌‌‍‌​​ ‍‌‌‍‌‍​‍ ‌​ ‍​​ ‌‍​ ‍‌‌‍​‌​ ‌‍​ ‌​​ ​​‌‍​‌‌‍‌‍​ ‌​​ ‍​​ ​​​‍‌‍‌ ‌​‌ ‍‌‌ ​​‌‍‌‌​ ‌‌‍​‌‌ ​‍‌ ‌​‌‍‍‌‌‍​ ‌‍ ​‌‍‌‌​‍‌‍‌ ​​‌‍​‌‌ ‌​‌‍‍​​ ‌‌‍​ ‌‍ ‌‍ ‍‌ ‌​‌‍‌‌‌‍ ‍‌ ‌​​‍‌‌​ ‌‌‌​​‍‌‌ ‌‍‍ ‌‍‌‌‌ ‍‌​‍‌‌​ ​ ‌​‌​​‍‌‌​ ​ ‌​‌​​‍‌‌​ ​‍​ ​‍​ ‌​​ ‌‌‌‍​‍‌‍‌‍​ ‌‌‌‍​‍‌‍‌‍‌‍​‍‌‍‌​‌‍‌​​ ‌‌‌‍‌​​‍‌‌​ ​‍​ ​‍​‍‌‌​ ‌‌‌​‌​​‍ ‍‌‍​ ‌‍‍​‌‍‍‌‌‍ ​‌‍‌​‌ ​‍‌‍‌‌‌‍ ‍​‍‌‌​ ‌‌‌​​‍‌‌ ‌‍‍ ‌‍‌‌‌ ‍‌​‍‌‌​ ​ ‌​‌​​‍‌‌​ ​ ‌​‌​​‍‌‌​ ​‍​ ​‍​ ‌​​ ‌‌‌‍​‍‌‍‌‍​ ‌‌‌‍​‍‌‍‌‍‌‍​‍‌‍‌​‌‍‌​​ ‌‌‌‍‌​​ ‌​​‍‌‌​ ​‍​ ​‍​‍‌‌​ ‌‌‌​‌​​‍ ‍‌ ‌​‌‍‌‌‌ ‍​‌ ‌​​‍‌‍‌ ​​‌‍‌‌‌ ​‍‌ ​ ‌ ​​‌‍‌‌‌‍​ ‌ ‌​‌‍‍‌‌ ‌‍‌‍‌‌​ ‌‌ ​​‌ ‌‌‌‍​‍‌‍ ​‌‍‍‌‌ ​ ‌‍‍​‌‍‌‌‌‍‌​​‍​‍‌ ‌ form​​​​‌ ‍ ​‍​‍‌‍ ‌ ​‍‌‍‍‌‌‍‌ ‌‍‍‌‌‍ ‍​‍​‍​ ‍‍​‍​‍‌ ​ ‌‍​‌‌‍ ‍‌‍‍‌‌ ‌​‌ ‍‌​‍ ‍‌‍‍‌‌‍ ​‍​‍​‍ ​​‍​‍‌‍‍​‌ ​‍‌‍‌‌‌‍‌‍​‍​‍​ ‍‍​‍​‍‌‍‍​‌ ‌​‌ ‌​‌ ​​‌ ​ ​ ‍‍​‍ ​‍ ‌‍​ ‌‍ ‌‌ ​ ​‍ ‍‌‍ ‌‌‍​‌‌‍‍‌‌‍ ‍​‍ ‍​ ​‍​ ​​​ ​‍​ ‌​‌ ​‍‌‍‌‌‌‍‌​‌‍‌‌‌ ​ ‌‍‍‌‌‍‌ ‌‍ ‍​‍ ‍‌ ​‍‌‍‍‌‌ ‌‍‌‍‌‌‌ ​‍‌‍‍ ‌‍‌‌‌‍‌‌‌ ​​‌‍‌‌‌ ​‍​‍ ‍‌‍ ‌ ​‍‌‍‌ ​‍ ‌‍‍‌‌‍ ‍‌ ‌​‌‍‌‌‌‍ ‍‌ ‌​​‍ ‌‍‌‌‌‍‌​‌‍‍‌‌ ‌​​‍ ‌‍ ‌‌‍ ‌‍‌​‌‍‌‌​ ‌‌ ​​‌ ​‍‌‍‌‌‌ ​ ‌‍‌‌‌‍ ‍‌ ‌​‌‍​‌‌ ‌​‌‍‍‌‌‍ ‌‍ ‍​ ‍ ‌‍‍‌‌‍‌​​ ‌​ ‍​​ ‌​​ ‍​​ ‌​‌‍‌‌​ ‌​‌‍‌‍​ ‍‌​‍ ‌​ ‍​​ ​‌​ ​​‌‍‌​​‍ ‌​ ‌​‌‍‌‌​ ‌ ​ ‌‍​‍ ‌‌‍​‌‌‍‌​​ ‍‌‌‍‌‍​‍ ‌​ ‍​​ ‌‍​ ‍‌‌‍​‌​ ‌‍​ ‌​​ ​​‌‍​‌‌‍‌‍​ ‌​​ ‍​​ ​​​ ‍ ‌ ‌​‌ ‍‌‌ ​​‌‍‌‌​ ‌‌‍​‌‌ ​‍‌ ‌​‌‍‍‌‌‍​ ‌‍ ​‌‍‌‌​ ‍ ‌ ​​‌‍​‌‌ ‌​‌‍‍​​ ‌‌‍​ ‌‍ ‌‍ ‍‌ ‌​‌‍‌‌‌‍ ‍‌ ‌​​‍‌‌​ ‌‌‌​​‍‌‌ ‌‍‍ ‌‍‌‌‌ ‍‌​‍‌‌​ ​ ‌​‌​​‍‌‌​ ​ ‌​‌​​‍‌‌​ ​‍​ ​‍​ ‌​​ ‌‌‌‍​‍‌‍‌‍​ ‌‌‌‍​‍‌‍‌‍‌‍​‍‌‍‌​‌‍‌​​ ‌‌‌‍‌​​‍‌‌​ ​‍​ ​‍​‍‌‌​ ‌‌‌​‌​​‍ ‍‌‍​ ‌‍‍​‌‍‍‌‌‍ ​‌‍‌​‌ ​‍‌‍‌‌‌‍ ‍​‍‌‌​ ‌‌‌​​‍‌‌ ‌‍‍ ‌‍‌‌‌ ‍‌​‍‌‌​ ​ ‌​‌​​‍‌‌​ ​ ‌​‌​​‍‌‌​ ​‍​ ​‍​ ‌​​ ‌‌‌‍​‍‌‍‌‍​ ‌‌‌‍​‍‌‍‌‍‌‍​‍‌‍‌​‌‍‌​​ ‌‌‌‍‌​​ ‌‌​‍‌‌​ ​‍​ ​‍​‍‌‌​ ‌‌‌​‌​​‍ ‍‌ ‌​‌‍‌‌‌ ‍​‌ ‌​​ ‌‍​‍‌‍​‌‌ ​ ‌‍‌‌‌‌‌‌‌ ​‍‌‍ ​​ ‌‌‍‍​‌ ‌​‌ ‌​‌ ​​‌ ​ ​‍‌‌​ ​ ‌​​‌​‍‌‌​ ​‍‌​‌‍​‍‌‌​ ​‍‌​‌‍‌‍​ ‌‍ ‌‌ ​ ​‍ ‍‌‍ ‌‌‍​‌‌‍‍‌‌‍ ‍​‍ ‍​ ​‍​ ​​​ ​‍​ ‌​‌ ​‍‌‍‌‌‌‍‌​‌‍‌‌‌ ​ ‌‍‍‌‌‍‌ ‌‍ ‍​‍ ‍‌ ​‍‌‍‍‌‌ ‌‍‌‍‌‌‌ ​‍‌‍‍ ‌‍‌‌‌‍‌‌‌ ​​‌‍‌‌‌ ​‍​‍ ‍‌‍ ‌ ​‍‌‍‌ ​‍‌‍‌‍‍‌‌‍‌​​ ‌​ ‍​​ ‌​​ ‍​​ ‌​‌‍‌‌​ ‌​‌‍‌‍​ ‍‌​‍ ‌​ ‍​​ ​‌​ ​​‌‍‌​​‍ ‌​ ‌​‌‍‌‌​ ‌ ​ ‌‍​‍ ‌‌‍​‌‌‍‌​​ ‍‌‌‍‌‍​‍ ‌​ ‍​​ ‌‍​ ‍‌‌‍​‌​ ‌‍​ ‌​​ ​​‌‍​‌‌‍‌‍​ ‌​​ ‍​​ ​​​‍‌‍‌ ‌​‌ ‍‌‌ ​​‌‍‌‌​ ‌‌‍​‌‌ ​‍‌ ‌​‌‍‍‌‌‍​ ‌‍ ​‌‍‌‌​‍‌‍‌ ​​‌‍​‌‌ ‌​‌‍‍​​ ‌‌‍​ ‌‍ ‌‍ ‍‌ ‌​‌‍‌‌‌‍ ‍‌ ‌​​‍‌‌​ ‌‌‌​​‍‌‌ ‌‍‍ ‌‍‌‌‌ ‍‌​‍‌‌​ ​ ‌​‌​​‍‌‌​ ​ ‌​‌​​‍‌‌​ ​‍​ ​‍​ ‌​​ ‌‌‌‍​‍‌‍‌‍​ ‌‌‌‍​‍‌‍‌‍‌‍​‍‌‍‌​‌‍‌​​ ‌‌‌‍‌​​‍‌‌​ ​‍​ ​‍​‍‌‌​ ‌‌‌​‌​​‍ ‍‌‍​ ‌‍‍​‌‍‍‌‌‍ ​‌‍‌​‌ ​‍‌‍‌‌‌‍ ‍​‍‌‌​ ‌‌‌​​‍‌‌ ‌‍‍ ‌‍‌‌‌ ‍‌​‍‌‌​ ​ ‌​‌​​‍‌‌​ ​ ‌​‌​​‍‌‌​ ​‍​ ​‍​ ‌​​ ‌‌‌‍​‍‌‍‌‍​ ‌‌‌‍​‍‌‍‌‍‌‍​‍‌‍‌​‌‍‌​​ ‌‌‌‍‌​​ ‌‌​‍‌‌​ ​‍​ ​‍​‍‌‌​ ‌‌‌​‌​​‍ ‍‌ ‌​‌‍‌‌‌ ‍​‌ ‌​​‍‌‍‌ ​​‌‍‌‌‌ ​‍‌ ​ ‌ ​​‌‍‌‌‌‍​ ‌ ‌​‌‍‍‌‌ ‌‍‌‍‌‌​ ‌‌ ​​‌ ‌‌‌‍​‍‌‍ ​‌‍‍‌‌ ​ ‌‍‍​‌‍‌‌‌‍‌​​‍​‍‌ ‌ for public officials to
use.​​​​‌ ‍ ​‍​‍‌‍ ‌ ​‍‌‍‍‌‌‍‌ ‌‍‍‌‌‍ ‍​‍​‍​ ‍‍​‍​‍‌ ​ ‌‍​‌‌‍ ‍‌‍‍‌‌ ‌​‌ ‍‌​‍ ‍‌‍‍‌‌‍ ​‍​‍​‍ ​​‍​‍‌‍‍​‌ ​‍‌‍‌‌‌‍‌‍​‍​‍​ ‍‍​‍​‍‌‍‍​‌ ‌​‌ ‌​‌ ​​‌ ​ ​ ‍‍​‍ ​‍ ‌‍​ ‌‍ ‌‌ ​ ​‍ ‍‌‍ ‌‌‍​‌‌‍‍‌‌‍ ‍​‍ ‍​ ​‍​ ​​​ ​‍​ ‌​‌ ​‍‌‍‌‌‌‍‌​‌‍‌‌‌ ​ ‌‍‍‌‌‍‌ ‌‍ ‍​‍ ‍‌ ​‍‌‍‍‌‌ ‌‍‌‍‌‌‌ ​‍‌‍‍ ‌‍‌‌‌‍‌‌‌ ​​‌‍‌‌‌ ​‍​‍ ‍‌‍ ‌ ​‍‌‍‌ ​‍ ‌‍‍‌‌‍ ‍‌ ‌​‌‍‌‌‌‍ ‍‌ ‌​​‍ ‌‍‌‌‌‍‌​‌‍‍‌‌ ‌​​‍ ‌‍ ‌‌‍ ‌‍‌​‌‍‌‌​ ‌‌ ​​‌ ​‍‌‍‌‌‌ ​ ‌‍‌‌‌‍ ‍‌ ‌​‌‍​‌‌ ‌​‌‍‍‌‌‍ ‌‍ ‍​ ‍ ‌‍‍‌‌‍‌​​ ‌​ ‍​​ ‌​​ ‍​​ ‌​‌‍‌‌​ ‌​‌‍‌‍​ ‍‌​‍ ‌​ ‍​​ ​‌​ ​​‌‍‌​​‍ ‌​ ‌​‌‍‌‌​ ‌ ​ ‌‍​‍ ‌‌‍​‌‌‍‌​​ ‍‌‌‍‌‍​‍ ‌​ ‍​​ ‌‍​ ‍‌‌‍​‌​ ‌‍​ ‌​​ ​​‌‍​‌‌‍‌‍​ ‌​​ ‍​​ ​​​ ‍ ‌ ‌​‌ ‍‌‌ ​​‌‍‌‌​ ‌‌‍​‌‌ ​‍‌ ‌​‌‍‍‌‌‍​ ‌‍ ​‌‍‌‌​ ‍ ‌ ​​‌‍​‌‌ ‌​‌‍‍​​ ‌‌‍​ ‌‍ ‌‍ ‍‌ ‌​‌‍‌‌‌‍ ‍‌ ‌​​‍‌‌​ ‌‌‌​​‍‌‌ ‌‍‍ ‌‍‌‌‌ ‍‌​‍‌‌​ ​ ‌​‌​​‍‌‌​ ​ ‌​‌​​‍‌‌​ ​‍​ ​‍​ ‌​​ ‌‌‌‍​‍‌‍‌‍​ ‌‌‌‍​‍‌‍‌‍‌‍​‍‌‍‌​‌‍‌​​ ‌‌‌‍‌​​‍‌‌​ ​‍​ ​‍​‍‌‌​ ‌‌‌​‌​​‍ ‍‌‍​ ‌‍‍​‌‍‍‌‌‍ ​‌‍‌​‌ ​‍‌‍‌‌‌‍ ‍​‍‌‌​ ‌‌‌​​‍‌‌ ‌‍‍ ‌‍‌‌‌ ‍‌​‍‌‌​ ​ ‌​‌​​‍‌‌​ ​ ‌​‌​​‍‌‌​ ​‍​ ​‍​ ‌​​ ‌‌‌‍​‍‌‍‌‍​ ‌‌‌‍​‍‌‍‌‍‌‍​‍‌‍‌​‌‍‌​​ ‌‌‌‍‌​​ ‌‍​‍‌‌​ ​‍​ ​‍​‍‌‌​ ‌‌‌​‌​​‍ ‍‌ ‌​‌‍‌‌‌ ‍​‌ ‌​​ ‌‍​‍‌‍​‌‌ ​ ‌‍‌‌‌‌‌‌‌ ​‍‌‍ ​​ ‌‌‍‍​‌ ‌​‌ ‌​‌ ​​‌ ​ ​‍‌‌​ ​ ‌​​‌​‍‌‌​ ​‍‌​‌‍​‍‌‌​ ​‍‌​‌‍‌‍​ ‌‍ ‌‌ ​ ​‍ ‍‌‍ ‌‌‍​‌‌‍‍‌‌‍ ‍​‍ ‍​ ​‍​ ​​​ ​‍​ ‌​‌ ​‍‌‍‌‌‌‍‌​‌‍‌‌‌ ​ ‌‍‍‌‌‍‌ ‌‍ ‍​‍ ‍‌ ​‍‌‍‍‌‌ ‌‍‌‍‌‌‌ ​‍‌‍‍ ‌‍‌‌‌‍‌‌‌ ​​‌‍‌‌‌ ​‍​‍ ‍‌‍ ‌ ​‍‌‍‌ ​‍‌‍‌‍‍‌‌‍‌​​ ‌​ ‍​​ ‌​​ ‍​​ ‌​‌‍‌‌​ ‌​‌‍‌‍​ ‍‌​‍ ‌​ ‍​​ ​‌​ ​​‌‍‌​​‍ ‌​ ‌​‌‍‌‌​ ‌ ​ ‌‍​‍ ‌‌‍​‌‌‍‌​​ ‍‌‌‍‌‍​‍ ‌​ ‍​​ ‌‍​ ‍‌‌‍​‌​ ‌‍​ ‌​​ ​​‌‍​‌‌‍‌‍​ ‌​​ ‍​​ ​​​‍‌‍‌ ‌​‌ ‍‌‌ ​​‌‍‌‌​ ‌‌‍​‌‌ ​‍‌ ‌​‌‍‍‌‌‍​ ‌‍ ​‌‍‌‌​‍‌‍‌ ​​‌‍​‌‌ ‌​‌‍‍​​ ‌‌‍​ ‌‍ ‌‍ ‍‌ ‌​‌‍‌‌‌‍ ‍‌ ‌​​‍‌‌​ ‌‌‌​​‍‌‌ ‌‍‍ ‌‍‌‌‌ ‍‌​‍‌‌​ ​ ‌​‌​​‍‌‌​ ​ ‌​‌​​‍‌‌​ ​‍​ ​‍​ ‌​​ ‌‌‌‍​‍‌‍‌‍​ ‌‌‌‍​‍‌‍‌‍‌‍​‍‌‍‌​‌‍‌​​ ‌‌‌‍‌​​‍‌‌​ ​‍​ ​‍​‍‌‌​ ‌‌‌​‌​​‍ ‍‌‍​ ‌‍‍​‌‍‍‌‌‍ ​‌‍‌​‌ ​‍‌‍‌‌‌‍ ‍​‍‌‌​ ‌‌‌​​‍‌‌ ‌‍‍ ‌‍‌‌‌ ‍‌​‍‌‌​ ​ ‌​‌​​‍‌‌​ ​ ‌​‌​​‍‌‌​ ​‍​ ​‍​ ‌​​ ‌‌‌‍​‍‌‍‌‍​ ‌‌‌‍​‍‌‍‌‍‌‍​‍‌‍‌​‌‍‌​​ ‌‌‌‍‌​​ ‌‍​‍‌‌​ ​‍​ ​‍​‍‌‌​ ‌‌‌​‌​​‍ ‍‌ ‌​‌‍‌‌‌ ‍​‌ ‌​​‍‌‍‌ ​​‌‍‌‌‌ ​‍‌ ​ ‌ ​​‌‍‌‌‌‍​ ‌ ‌​‌‍‍‌‌ ‌‍‌‍‌‌​ ‌‌ ​​‌ ‌‌‌‍​‍‌‍ ​‌‍‍‌‌ ​ ‌‍‍​‌‍‌‌‌‍‌​​‍​‍‌ ‌